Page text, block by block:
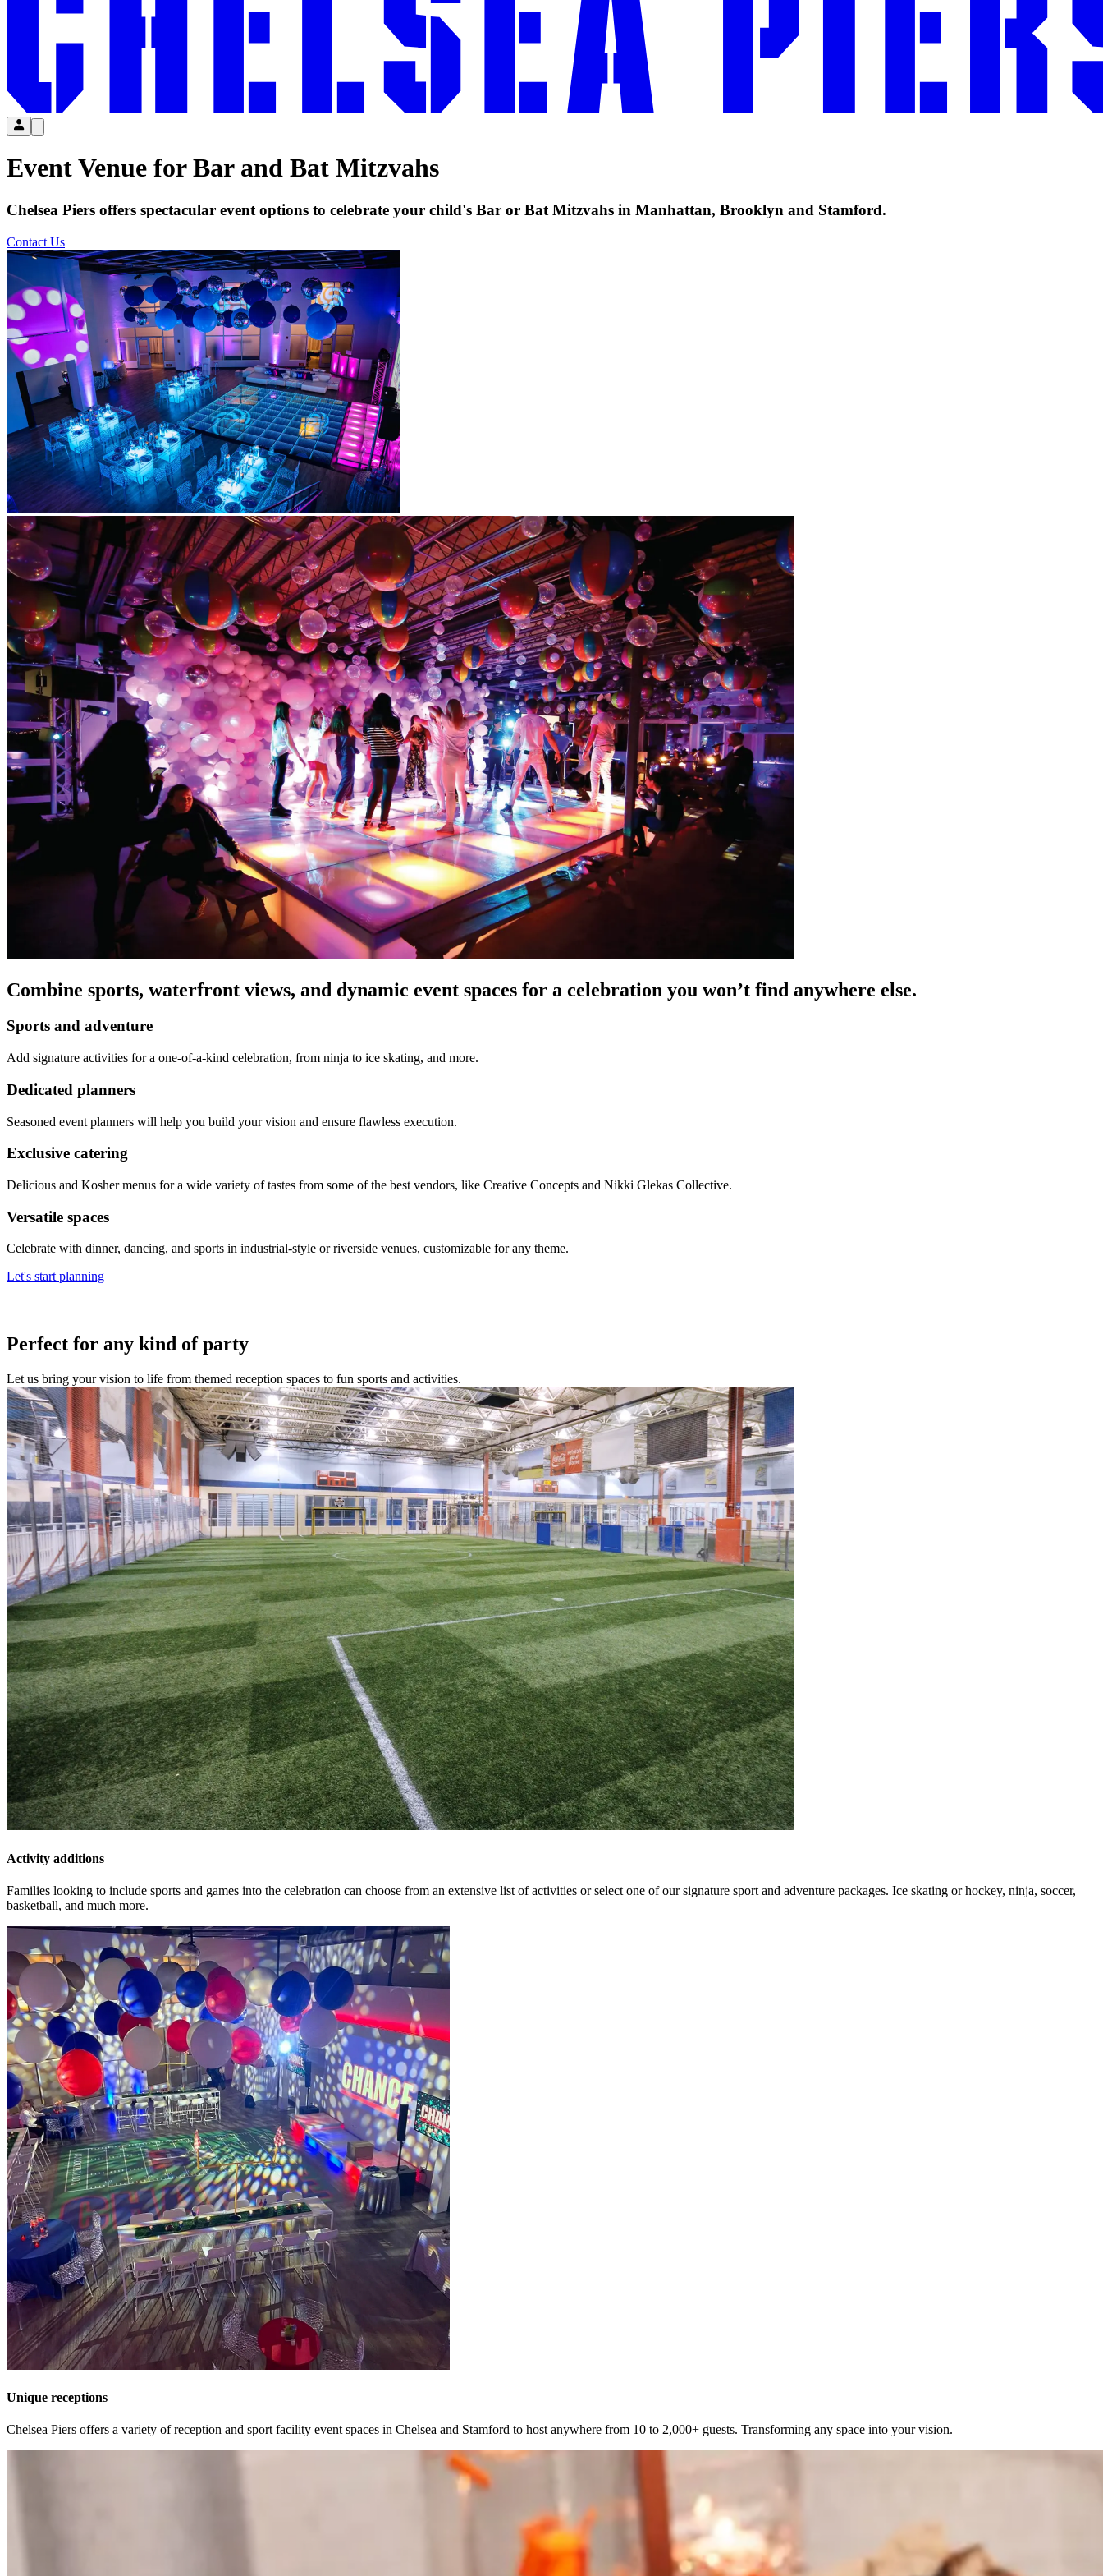
Event Venue for Bar and Bat Mitzvahs​​​​‌ ‍ ​‍​‍‌‍ ‌ ​‍‌‍‍‌‌‍‌ ‌‍‍‌‌‍ ‍​‍​‍​ ‍‍​‍​‍‌ ​ ‌‍​‌‌‍ ‍‌‍‍‌‌ ‌​‌ ‍‌​‍ ‍‌‍‍‌‌‍ ​‍​‍​‍ ​​‍​‍‌‍‍​‌ ​‍‌‍‌‌‌‍‌‍​‍​‍​ ‍‍​‍​‍‌‍‍​‌ ‌​‌ ‌​‌ ​​‌ ​ ​ ‍‍​‍ ​‍ ‌‍​ ‌‍‍​‌‍‌‌‌‍ ​‌ ​ ‌‍‌‌‌‍​‌‌ ​​‌‍‍‌‌‍‌‌‌ ​‍‌ ​ ​‍ ‍‌ ​ ‌‍​‌‌‍ ‍‌‍‍‌‌ ‌​‌ ‍‌​‍ ‍‌ ​ ‌ ‌​‌ ‌‌‌‍‌​‌‍‍‌‌‍ ​‍ ‌‍‍‌‌‍ ‍‌ ‌​‌‍‌‌‌‍ ‍‌ ‌​​‍ ‌‍‌‌‌‍‌​‌‍‍‌‌ ‌​​‍ ‌‍ ‌‌‍ ‌‍‌​‌‍‌‌​ ‌‌ ​​‌ ​‍‌‍‌‌‌ ​ ‌‍‌‌‌‍ ‍‌ ‌​‌‍​‌‌ ‌​‌‍‍‌‌‍ ‌‍ ‍​ ‍ ‌‍‍‌‌‍‌​​ ‌‌‍​‌​ ‌ ‌‍‌‍​ ‌‌​ ‌‍‌‍​‍​ ‍​‌‍‌​​‍ ‌​ ‌‌​ ‌​​ ‌‍​ ​​​‍ ‌​ ‌​​ ‌ ​ ‌‌‌‍‌​​‍ ‌‌‍​‌​ ‌‍‌‍‌‍‌‍‌​​‍ ‌​ ‌​‌‍‌‌​ ‍​​ ‌ ‌‍‌‍‌‍‌​‌‍‌‌​ ‌ ‌‍​‌​ ​​​ ​ ​ ‌‌​ ‍ ‌ ‌​‌ ‍‌‌ ​​‌‍‌‌​ ‌‌ ​​‌‍​‌‌‍‌ ‌‍‌‌​ ‍ ‌ ​​‌‍​‌‌ ‌​‌‍‍​​ ‌‌ ​​‌‍​‌‌‍‌ ‌‍‌‌‌​​‍‌ ‌‌‌‍‍‌‌‍ ​‌‍‌​‌‍‌‌‌ ​‍​‍‌‌​ ‌‌‌​​‍‌‌ ‌‍‍ ‌‍‌‌‌ ‍‌​‍‌‌​ ​ ‌​‌​​‍‌‌​ ​ ‌​‌​​‍‌‌​ ​‍​ ​‍​ ​‍​ ‌ ​ ‌‍‌‍​‍​ ‍​‌‍‌‌​ ​‌​ ‌‌‌‍‌‍​ ​ ​ ‌ ​ ​​​‍‌‌​ ​‍​ ​‍​‍‌‌​ ‌‌‌​‌​​‍ ‍‌ ‌​‌‍‍‌‌ ‌​‌‍ ​‌‍‌‌​ ‌‍​‍‌‍​‌‌ ​ ‌‍‌‌‌‌‌‌‌ ​‍‌‍ ​​ ‌‌‍‍​‌ ‌​‌ ‌​‌ ​​‌ ​ ​‍‌‌​ ​ ‌​​‌​‍‌‌​ ​‍‌​‌‍​‍‌‌​ ​‍‌​‌‍‌‍​ ‌‍‍​‌‍‌‌‌‍ ​‌ ​ ‌‍‌‌‌‍​‌‌ ​​‌‍‍‌‌‍‌‌‌ ​‍‌ ​ ​‍ ‍‌ ​ ‌‍​‌‌‍ ‍‌‍‍‌‌ ‌​‌ ‍‌​‍ ‍‌ ​ ‌ ‌​‌ ‌‌‌‍‌​‌‍‍‌‌‍ ​‍‌‍‌‍‍‌‌‍‌​​ ‌‌‍​‌​ ‌ ‌‍‌‍​ ‌‌​ ‌‍‌‍​‍​ ‍​‌‍‌​​‍ ‌​ ‌‌​ ‌​​ ‌‍​ ​​​‍ ‌​ ‌​​ ‌ ​ ‌‌‌‍‌​​‍ ‌‌‍​‌​ ‌‍‌‍‌‍‌‍‌​​‍ ‌​ ‌​‌‍‌‌​ ‍​​ ‌ ‌‍‌‍‌‍‌​‌‍‌‌​ ‌ ‌‍​‌​ ​​​ ​ ​ ‌‌​‍‌‍‌ ‌​‌ ‍‌‌ ​​‌‍‌‌​ ‌‌ ​​‌‍​‌‌‍‌ ‌‍‌‌​‍‌‍‌ ​​‌‍​‌‌ ‌​‌‍‍​​ ‌‌ ​​‌‍​‌‌‍‌ ‌‍‌‌‌​​‍‌ ‌‌‌‍‍‌‌‍ ​‌‍‌​‌‍‌‌‌ ​‍​‍‌‌​ ‌‌‌​​‍‌‌ ‌‍‍ ‌‍‌‌‌ ‍‌​‍‌‌​ ​ ‌​‌​​‍‌‌​ ​ ‌​‌​​‍‌‌​ ​‍​ ​‍​ ​‍​ ‌ ​ ‌‍‌‍​‍​ ‍​‌‍‌‌​ ​‌​ ‌‌‌‍‌‍​ ​ ​ ‌ ​ ​​​‍‌‌​ ​‍​ ​‍​‍‌‌​ ‌‌‌​‌​​‍ ‍‌ ‌​‌‍‍‌‌ ‌​‌‍ ​‌‍‌‌​‍‌‍‌ ​​‌‍‌‌‌ ​‍‌ ​ ‌ ​​‌‍‌‌‌‍​ ‌ ‌​‌‍‍‌‌ ‌‍‌‍‌‌​ ‌‌ ​​‌ ‌‌‌‍​‍‌‍ ​‌‍‍‌‌ ​ ‌‍‍​‌‍‌‌‌‍‌​​‍​‍‌ ‌
Chelsea Piers offers spectacular event options to celebrate your child's Bar or Bat Mitzvahs in Manhattan, Brooklyn and Stamford.​​​​‌ ‍ ​‍​‍‌‍ ‌ ​‍‌‍‍‌‌‍‌ ‌‍‍‌‌‍ ‍​‍​‍​ ‍‍​‍​‍‌ ​ ‌‍​‌‌‍ ‍‌‍‍‌‌ ‌​‌ ‍‌​‍ ‍‌‍‍‌‌‍ ​‍​‍​‍ ​​‍​‍‌‍‍​‌ ​‍‌‍‌‌‌‍‌‍​‍​‍​ ‍‍​‍​‍‌‍‍​‌ ‌​‌ ‌​‌ ​​‌ ​ ​ ‍‍​‍ ​‍ ‌‍​ ‌‍‍​‌‍‌‌‌‍ ​‌ ​ ‌‍‌‌‌‍​‌‌ ​​‌‍‍‌‌‍‌‌‌ ​‍‌ ​ ​‍ ‍‌ ​ ‌‍​‌‌‍ ‍‌‍‍‌‌ ‌​‌ ‍‌​‍ ‍‌ ​ ‌ ‌​‌ ‌‌‌‍‌​‌‍‍‌‌‍ ​‍ ‌‍‍‌‌‍ ‍‌ ‌​‌‍‌‌‌‍ ‍‌ ‌​​‍ ‌‍‌‌‌‍‌​‌‍‍‌‌ ‌​​‍ ‌‍ ‌‌‍ ‌‍‌​‌‍‌‌​ ‌‌ ​​‌ ​‍‌‍‌‌‌ ​ ‌‍‌‌‌‍ ‍‌ ‌​‌‍​‌‌ ‌​‌‍‍‌‌‍ ‌‍ ‍​ ‍ ‌‍‍‌‌‍‌​​ ‌‌‍​‌​ ‌ ‌‍‌‍​ ‌‌​ ‌‍‌‍​‍​ ‍​‌‍‌​​‍ ‌​ ‌‌​ ‌​​ ‌‍​ ​​​‍ ‌​ ‌​​ ‌ ​ ‌‌‌‍‌​​‍ ‌‌‍​‌​ ‌‍‌‍‌‍‌‍‌​​‍ ‌​ ‌​‌‍‌‌​ ‍​​ ‌ ‌‍‌‍‌‍‌​‌‍‌‌​ ‌ ‌‍​‌​ ​​​ ​ ​ ‌‌​ ‍ ‌ ‌​‌ ‍‌‌ ​​‌‍‌‌​ ‌‌ ​​‌‍​‌‌‍‌ ‌‍‌‌​ ‍ ‌ ​​‌‍​‌‌ ‌​‌‍‍​​ ‌‌ ​​‌‍​‌‌‍‌ ‌‍‌‌‌​​‍‌ ‌‌‌‍‍‌‌‍ ​‌‍‌​‌‍‌‌‌ ​‍​‍‌‌​ ‌‌‌​​‍‌‌ ‌‍‍ ‌‍‌‌‌ ‍‌​‍‌‌​ ​ ‌​‌​​‍‌‌​ ​ ‌​‌​​‍‌‌​ ​‍​ ​‍​ ​‍​ ‌ ​ ‌‍‌‍​‍​ ‍​‌‍‌‌​ ​‌​ ‌‌‌‍‌‍​ ​ ​ ‌ ​ ​​​‍‌‌​ ​‍​ ​‍​‍‌‌​ ‌‌‌​‌​​‍ ‍‌ ​ ‌ ‌‌‌‍​‍‌‌‌​‌‍‍‌‌ ‌​‌‍ ​‌‍‌‌​ ‌‍​‍‌‍​‌‌ ​ ‌‍‌‌‌‌‌‌‌ ​‍‌‍ ​​ ‌‌‍‍​‌ ‌​‌ ‌​‌ ​​‌ ​ ​‍‌‌​ ​ ‌​​‌​‍‌‌​ ​‍‌​‌‍​‍‌‌​ ​‍‌​‌‍‌‍​ ‌‍‍​‌‍‌‌‌‍ ​‌ ​ ‌‍‌‌‌‍​‌‌ ​​‌‍‍‌‌‍‌‌‌ ​‍‌ ​ ​‍ ‍‌ ​ ‌‍​‌‌‍ ‍‌‍‍‌‌ ‌​‌ ‍‌​‍ ‍‌ ​ ‌ ‌​‌ ‌‌‌‍‌​‌‍‍‌‌‍ ​‍‌‍‌‍‍‌‌‍‌​​ ‌‌‍​‌​ ‌ ‌‍‌‍​ ‌‌​ ‌‍‌‍​‍​ ‍​‌‍‌​​‍ ‌​ ‌‌​ ‌​​ ‌‍​ ​​​‍ ‌​ ‌​​ ‌ ​ ‌‌‌‍‌​​‍ ‌‌‍​‌​ ‌‍‌‍‌‍‌‍‌​​‍ ‌​ ‌​‌‍‌‌​ ‍​​ ‌ ‌‍‌‍‌‍‌​‌‍‌‌​ ‌ ‌‍​‌​ ​​​ ​ ​ ‌‌​‍‌‍‌ ‌​‌ ‍‌‌ ​​‌‍‌‌​ ‌‌ ​​‌‍​‌‌‍‌ ‌‍‌‌​‍‌‍‌ ​​‌‍​‌‌ ‌​‌‍‍​​ ‌‌ ​​‌‍​‌‌‍‌ ‌‍‌‌‌​​‍‌ ‌‌‌‍‍‌‌‍ ​‌‍‌​‌‍‌‌‌ ​‍​‍‌‌​ ‌‌‌​​‍‌‌ ‌‍‍ ‌‍‌‌‌ ‍‌​‍‌‌​ ​ ‌​‌​​‍‌‌​ ​ ‌​‌​​‍‌‌​ ​‍​ ​‍​ ​‍​ ‌ ​ ‌‍‌‍​‍​ ‍​‌‍‌‌​ ​‌​ ‌‌‌‍‌‍​ ​ ​ ‌ ​ ​​​‍‌‌​ ​‍​ ​‍​‍‌‌​ ‌‌‌​‌​​‍ ‍‌ ​ ‌ ‌‌‌‍​‍‌‌‌​‌‍‍‌‌ ‌​‌‍ ​‌‍‌‌​‍‌‍‌ ​​‌‍‌‌‌ ​‍‌ ​ ‌ ​​‌‍‌‌‌‍​ ‌ ‌​‌‍‍‌‌ ‌‍‌‍‌‌​ ‌‌ ​​‌ ‌‌‌‍​‍‌‍ ​‌‍‍‌‌ ​ ‌‍‍​‌‍‌‌‌‍‌​​‍​‍‌ ‌
Contact Us​​​​‌ ‍ ​‍​‍‌‍ ‌ ​‍‌‍‍‌‌‍‌ ‌‍‍‌‌‍ ‍​‍​‍​ ‍‍​‍​‍‌ ​ ‌‍​‌‌‍ ‍‌‍‍‌‌ ‌​‌ ‍‌​‍ ‍‌‍‍‌‌‍ ​‍​‍​‍ ​​‍​‍‌‍‍​‌ ​‍‌‍‌‌‌‍‌‍​‍​‍​ ‍‍​‍​‍‌‍‍​‌ ‌​‌ ‌​‌ ​​‌ ​ ​ ‍‍​‍ ​‍ ‌‍​ ‌‍‍​‌‍‌‌‌‍ ​‌ ​ ‌‍‌‌‌‍​‌‌ ​​‌‍‍‌‌‍‌‌‌ ​‍‌ ​ ​‍ ‍‌ ​ ‌‍​‌‌‍ ‍‌‍‍‌‌ ‌​‌ ‍‌​‍ ‍‌ ​ ‌ ‌​‌ ‌‌‌‍‌​‌‍‍‌‌‍ ​‍ ‌‍‍‌‌‍ ‍‌ ‌​‌‍‌‌‌‍ ‍‌ ‌​​‍ ‌‍‌‌‌‍‌​‌‍‍‌‌ ‌​​‍ ‌‍ ‌‌‍ ‌‍‌​‌‍‌‌​ ‌‌ ​​‌ ​‍‌‍‌‌‌ ​ ‌‍‌‌‌‍ ‍‌ ‌​‌‍​‌‌ ‌​‌‍‍‌‌‍ ‌‍ ‍​ ‍ ‌‍‍‌‌‍‌​​ ‌‌‍​‌​ ‌ ‌‍‌‍​ ‌‌​ ‌‍‌‍​‍​ ‍​‌‍‌​​‍ ‌​ ‌‌​ ‌​​ ‌‍​ ​​​‍ ‌​ ‌​​ ‌ ​ ‌‌‌‍‌​​‍ ‌‌‍​‌​ ‌‍‌‍‌‍‌‍‌​​‍ ‌​ ‌​‌‍‌‌​ ‍​​ ‌ ‌‍‌‍‌‍‌​‌‍‌‌​ ‌ ‌‍​‌​ ​​​ ​ ​ ‌‌​ ‍ ‌ ‌​‌ ‍‌‌ ​​‌‍‌‌​ ‌‌ ​​‌‍​‌‌‍‌ ‌‍‌‌​ ‍ ‌ ​​‌‍​‌‌ ‌​‌‍‍​​ ‌‌ ​​‌‍​‌‌‍‌ ‌‍‌‌‌​​‍‌ ‌‌‌‍‍‌‌‍ ​‌‍‌​‌‍‌‌‌ ​‍​‍‌‌​ ‌‌‌​​‍‌‌ ‌‍‍ ‌‍‌‌‌ ‍‌​‍‌‌​ ​ ‌​‌​​‍‌‌​ ​ ‌​‌​​‍‌‌​ ​‍​ ​‍​ ​‍​ ‌ ​ ‌‍‌‍​‍​ ‍​‌‍‌‌​ ​‌​ ‌‌‌‍‌‍​ ​ ​ ‌ ​ ​​​‍‌‌​ ​‍​ ​‍​‍‌‌​ ‌‌‌​‌​​‍ ‍‌‍​‍‌ ‌‌‌ ‌​‌ ‌​‌‍ ‌‍ ‍‌ ​ ​‍‌‌​ ‌‌‌​​‍‌‌ ‌‍‍ ‌‍‌‌‌ ‍‌​‍‌‌​ ​ ‌​‌​​‍‌‌​ ​ ‌​‌​​‍‌‌​ ​‍​ ​‍​ ​ ​ ‌ ​ ‍‌‌‍​‌​ ​ ​ ‍‌‌‍​‌‌‍‌‍​ ‍‌‌‍​ ‌‍‌‍‌‍​ ​‍‌‌​ ​‍​ ​‍​‍‌‌​ ‌‌‌​‌​​‍ ‍‌ ‌​‌‍‌‌‌ ‍​‌ ‌​​ ‌‍​‍‌‍​‌‌ ​ ‌‍‌‌‌‌‌‌‌ ​‍‌‍ ​​ ‌‌‍‍​‌ ‌​‌ ‌​‌ ​​‌ ​ ​‍‌‌​ ​ ‌​​‌​‍‌‌​ ​‍‌​‌‍​‍‌‌​ ​‍‌​‌‍‌‍​ ‌‍‍​‌‍‌‌‌‍ ​‌ ​ ‌‍‌‌‌‍​‌‌ ​​‌‍‍‌‌‍‌‌‌ ​‍‌ ​ ​‍ ‍‌ ​ ‌‍​‌‌‍ ‍‌‍‍‌‌ ‌​‌ ‍‌​‍ ‍‌ ​ ‌ ‌​‌ ‌‌‌‍‌​‌‍‍‌‌‍ ​‍‌‍‌‍‍‌‌‍‌​​ ‌‌‍​‌​ ‌ ‌‍‌‍​ ‌‌​ ‌‍‌‍​‍​ ‍​‌‍‌​​‍ ‌​ ‌‌​ ‌​​ ‌‍​ ​​​‍ ‌​ ‌​​ ‌ ​ ‌‌‌‍‌​​‍ ‌‌‍​‌​ ‌‍‌‍‌‍‌‍‌​​‍ ‌​ ‌​‌‍‌‌​ ‍​​ ‌ ‌‍‌‍‌‍‌​‌‍‌‌​ ‌ ‌‍​‌​ ​​​ ​ ​ ‌‌​‍‌‍‌ ‌​‌ ‍‌‌ ​​‌‍‌‌​ ‌‌ ​​‌‍​‌‌‍‌ ‌‍‌‌​‍‌‍‌ ​​‌‍​‌‌ ‌​‌‍‍​​ ‌‌ ​​‌‍​‌‌‍‌ ‌‍‌‌‌​​‍‌ ‌‌‌‍‍‌‌‍ ​‌‍‌​‌‍‌‌‌ ​‍​‍‌‌​ ‌‌‌​​‍‌‌ ‌‍‍ ‌‍‌‌‌ ‍‌​‍‌‌​ ​ ‌​‌​​‍‌‌​ ​ ‌​‌​​‍‌‌​ ​‍​ ​‍​ ​‍​ ‌ ​ ‌‍‌‍​‍​ ‍​‌‍‌‌​ ​‌​ ‌‌‌‍‌‍​ ​ ​ ‌ ​ ​​​‍‌‌​ ​‍​ ​‍​‍‌‌​ ‌‌‌​‌​​‍ ‍‌‍​‍‌ ‌‌‌ ‌​‌ ‌​‌‍ ‌‍ ‍‌ ​ ​‍‌‌​ ‌‌‌​​‍‌‌ ‌‍‍ ‌‍‌‌‌ ‍‌​‍‌‌​ ​ ‌​‌​​‍‌‌​ ​ ‌​‌​​‍‌‌​ ​‍​ ​‍​ ​ ​ ‌ ​ ‍‌‌‍​‌​ ​ ​ ‍‌‌‍​‌‌‍‌‍​ ‍‌‌‍​ ‌‍‌‍‌‍​ ​‍‌‌​ ​‍​ ​‍​‍‌‌​ ‌‌‌​‌​​‍ ‍‌ ‌​‌‍‌‌‌ ‍​‌ ‌​​‍‌‍‌ ​​‌‍‌‌‌ ​‍‌ ​ ‌ ​​‌‍‌‌‌‍​ ‌ ‌​‌‍‍‌‌ ‌‍‌‍‌‌​ ‌‌ ​​‌ ‌‌‌‍​‍‌‍ ​‌‍‍‌‌ ​ ‌‍‍​‌‍‌‌‌‍‌​​‍​‍‌ ‌
Combine sports, waterfront views, and dynamic event spaces for a celebration you won’t find anywhere else.​​​​‌ ‍ ​‍​‍‌‍ ‌ ​‍‌‍‍‌‌‍‌ ‌‍‍‌‌‍ ‍​‍​‍​ ‍‍​‍​‍‌ ​ ‌‍​‌‌‍ ‍‌‍‍‌‌ ‌​‌ ‍‌​‍ ‍‌‍‍‌‌‍ ​‍​‍​‍ ​​‍​‍‌‍‍​‌ ​‍‌‍‌‌‌‍‌‍​‍​‍​ ‍‍​‍​‍‌‍‍​‌ ‌​‌ ‌​‌ ​​‌ ​ ​ ‍‍​‍ ​‍ ‌‍​ ‌‍‍​‌‍‌‌‌‍ ​‌ ​ ‌‍‌‌‌‍​‌‌ ​​‌‍‍‌‌‍‌‌‌ ​‍‌ ​ ​‍ ‍‌ ​ ‌‍​‌‌‍ ‍‌‍‍‌‌ ‌​‌ ‍‌​‍ ‍‌ ​ ‌ ‌​‌ ‌‌‌‍‌​‌‍‍‌‌‍ ​‍ ‌‍‍‌‌‍ ‍‌ ‌​‌‍‌‌‌‍ ‍‌ ‌​​‍ ‌‍‌‌‌‍‌​‌‍‍‌‌ ‌​​‍ ‌‍ ‌‌‍ ‌‍‌​‌‍‌‌​ ‌‌ ​​‌ ​‍‌‍‌‌‌ ​ ‌‍‌‌‌‍ ‍‌ ‌​‌‍​‌‌ ‌​‌‍‍‌‌‍ ‌‍ ‍​ ‍ ‌‍‍‌‌‍‌​​ ‌‌‍​‌​ ‌ ‌‍‌‍​ ‌‌​ ‌‍‌‍​‍​ ‍​‌‍‌​​‍ ‌​ ‌‌​ ‌​​ ‌‍​ ​​​‍ ‌​ ‌​​ ‌ ​ ‌‌‌‍‌​​‍ ‌‌‍​‌​ ‌‍‌‍‌‍‌‍‌​​‍ ‌​ ‌​‌‍‌‌​ ‍​​ ‌ ‌‍‌‍‌‍‌​‌‍‌‌​ ‌ ‌‍​‌​ ​​​ ​ ​ ‌‌​ ‍ ‌ ‌​‌ ‍‌‌ ​​‌‍‌‌​ ‌‌ ​​‌‍​‌‌‍‌ ‌‍‌‌​ ‍ ‌ ​​‌‍​‌‌ ‌​‌‍‍​​ ‌‌ ​​‌‍​‌‌‍‌ ‌‍‌‌‌​​‍‌ ‌‌‌‍‍‌‌‍ ​‌‍‌​‌‍‌‌‌ ​‍​‍‌‌​ ‌‌‌​​‍‌‌ ‌‍‍ ‌‍‌‌‌ ‍‌​‍‌‌​ ​ ‌​‌​​‍‌‌​ ​ ‌​‌​​‍‌‌​ ​‍​ ​‍‌‍​‍​ ​‍​ ‍‌​ ‍‌​ ‍​‌‍​‌​ ​​‌‍​ ​ ‌​‌‍​‍​ ‌‌‌‍​ ​‍‌‌​ ​‍​ ​‍​‍‌‌​ ‌‌‌​‌​​‍ ‍‌‍‌‍‌‍‌‌‌‍​‌‌ ‌​‌ ‌‌‌ ​‍‌‍‌‌‌​ ​‌‍‍‌‌ ​ ‌ ‌​‌‌‌​‌‍‍‌‌ ‌​‌‍ ​‌‍‌‌​ ‌‍​‍‌‍​‌‌ ​ ‌‍‌‌‌‌‌‌‌ ​‍‌‍ ​​ ‌‌‍‍​‌ ‌​‌ ‌​‌ ​​‌ ​ ​‍‌‌​ ​ ‌​​‌​‍‌‌​ ​‍‌​‌‍​‍‌‌​ ​‍‌​‌‍‌‍​ ‌‍‍​‌‍‌‌‌‍ ​‌ ​ ‌‍‌‌‌‍​‌‌ ​​‌‍‍‌‌‍‌‌‌ ​‍‌ ​ ​‍ ‍‌ ​ ‌‍​‌‌‍ ‍‌‍‍‌‌ ‌​‌ ‍‌​‍ ‍‌ ​ ‌ ‌​‌ ‌‌‌‍‌​‌‍‍‌‌‍ ​‍‌‍‌‍‍‌‌‍‌​​ ‌‌‍​‌​ ‌ ‌‍‌‍​ ‌‌​ ‌‍‌‍​‍​ ‍​‌‍‌​​‍ ‌​ ‌‌​ ‌​​ ‌‍​ ​​​‍ ‌​ ‌​​ ‌ ​ ‌‌‌‍‌​​‍ ‌‌‍​‌​ ‌‍‌‍‌‍‌‍‌​​‍ ‌​ ‌​‌‍‌‌​ ‍​​ ‌ ‌‍‌‍‌‍‌​‌‍‌‌​ ‌ ‌‍​‌​ ​​​ ​ ​ ‌‌​‍‌‍‌ ‌​‌ ‍‌‌ ​​‌‍‌‌​ ‌‌ ​​‌‍​‌‌‍‌ ‌‍‌‌​‍‌‍‌ ​​‌‍​‌‌ ‌​‌‍‍​​ ‌‌ ​​‌‍​‌‌‍‌ ‌‍‌‌‌​​‍‌ ‌‌‌‍‍‌‌‍ ​‌‍‌​‌‍‌‌‌ ​‍​‍‌‌​ ‌‌‌​​‍‌‌ ‌‍‍ ‌‍‌‌‌ ‍‌​‍‌‌​ ​ ‌​‌​​‍‌‌​ ​ ‌​‌​​‍‌‌​ ​‍​ ​‍‌‍​‍​ ​‍​ ‍‌​ ‍‌​ ‍​‌‍​‌​ ​​‌‍​ ​ ‌​‌‍​‍​ ‌‌‌‍​ ​‍‌‌​ ​‍​ ​‍​‍‌‌​ ‌‌‌​‌​​‍ ‍‌‍‌‍‌‍‌‌‌‍​‌‌ ‌​‌ ‌‌‌ ​‍‌‍‌‌‌​ ​‌‍‍‌‌ ​ ‌ ‌​‌‌‌​‌‍‍‌‌ ‌​‌‍ ​‌‍‌‌​‍‌‍‌ ​​‌‍‌‌‌ ​‍‌ ​ ‌ ​​‌‍‌‌‌‍​ ‌ ‌​‌‍‍‌‌ ‌‍‌‍‌‌​ ‌‌ ​​‌ ‌‌‌‍​‍‌‍ ​‌‍‍‌‌ ​ ‌‍‍​‌‍‌‌‌‍‌​​‍​‍‌ ‌
Sports and adventure ​​​​‌ ‍ ​‍​‍‌‍ ‌ ​‍‌‍‍‌‌‍‌ ‌‍‍‌‌‍ ‍​‍​‍​ ‍‍​‍​‍‌ ​ ‌‍​‌‌‍ ‍‌‍‍‌‌ ‌​‌ ‍‌​‍ ‍‌‍‍‌‌‍ ​‍​‍​‍ ​​‍​‍‌‍‍​‌ ​‍‌‍‌‌‌‍‌‍​‍​‍​ ‍‍​‍​‍‌‍‍​‌ ‌​‌ ‌​‌ ​​‌ ​ ​ ‍‍​‍ ​‍ ‌‍​ ‌‍‍​‌‍‌‌‌‍ ​‌ ​ ‌‍‌‌‌‍​‌‌ ​​‌‍‍‌‌‍‌‌‌ ​‍‌ ​ ​‍ ‍‌ ​ ‌‍​‌‌‍ ‍‌‍‍‌‌ ‌​‌ ‍‌​‍ ‍‌ ​ ‌ ‌​‌ ‌‌‌‍‌​‌‍‍‌‌‍ ​‍ ‌‍‍‌‌‍ ‍‌ ‌​‌‍‌‌‌‍ ‍‌ ‌​​‍ ‌‍‌‌‌‍‌​‌‍‍‌‌ ‌​​‍ ‌‍ ‌‌‍ ‌‍‌​‌‍‌‌​ ‌‌ ​​‌ ​‍‌‍‌‌‌ ​ ‌‍‌‌‌‍ ‍‌ ‌​‌‍​‌‌ ‌​‌‍‍‌‌‍ ‌‍ ‍​ ‍ ‌‍‍‌‌‍‌​​ ‌‌‍​‌​ ‌ ‌‍‌‍​ ‌‌​ ‌‍‌‍​‍​ ‍​‌‍‌​​‍ ‌​ ‌‌​ ‌​​ ‌‍​ ​​​‍ ‌​ ‌​​ ‌ ​ ‌‌‌‍‌​​‍ ‌‌‍​‌​ ‌‍‌‍‌‍‌‍‌​​‍ ‌​ ‌​‌‍‌‌​ ‍​​ ‌ ‌‍‌‍‌‍‌​‌‍‌‌​ ‌ ‌‍​‌​ ​​​ ​ ​ ‌‌​ ‍ ‌ ‌​‌ ‍‌‌ ​​‌‍‌‌​ ‌‌ ​​‌‍​‌‌‍‌ ‌‍‌‌​ ‍ ‌ ​​‌‍​‌‌ ‌​‌‍‍​​ ‌‌ ​​‌‍​‌‌‍‌ ‌‍‌‌‌​​‍‌ ‌‌‌‍‍‌‌‍ ​‌‍‌​‌‍‌‌‌ ​‍​‍‌‌​ ‌‌‌​​‍‌‌ ‌‍‍ ‌‍‌‌‌ ‍‌​‍‌‌​ ​ ‌​‌​​‍‌‌​ ​ ‌​‌​​‍‌‌​ ​‍​ ​‍‌‍​‍​ ​‍​ ‍‌​ ‍‌​ ‍​‌‍​‌​ ​​‌‍​ ​ ‌​‌‍​‍​ ‌‌‌‍​ ​‍‌‌​ ​‍​ ​‍​‍‌‌​ ‌‌‌​‌​​‍ ‍‌‍‌‍‌‍‌‌‌‍​‌‌ ‌​‌ ‌‌‌ ​‍‌‍‌‌‌ ​ ​‍‌‌​ ‌‌‌​​‍‌‌ ‌‍‍ ‌‍‌‌‌ ‍‌​‍‌‌​ ​ ‌​‌​​‍‌‌​ ​ ‌​‌​​‍‌‌​ ​‍​ ​‍‌‍​‌‌‍‌‌​ ​​​ ‌‌​ ‌‌​ ‌ ​ ‍​​ ​ ‌‍‌​​ ‍‌​ ‌​‌‍​‍​‍‌‌​ ​‍​ ​‍​‍‌‌​ ‌‌‌​‌​​‍ ‍‌ ‌​‌‍‍‌‌ ‌​‌‍ ​‌‍‌‌​ ‌‍​‍‌‍​‌‌ ​ ‌‍‌‌‌‌‌‌‌ ​‍‌‍ ​​ ‌‌‍‍​‌ ‌​‌ ‌​‌ ​​‌ ​ ​‍‌‌​ ​ ‌​​‌​‍‌‌​ ​‍‌​‌‍​‍‌‌​ ​‍‌​‌‍‌‍​ ‌‍‍​‌‍‌‌‌‍ ​‌ ​ ‌‍‌‌‌‍​‌‌ ​​‌‍‍‌‌‍‌‌‌ ​‍‌ ​ ​‍ ‍‌ ​ ‌‍​‌‌‍ ‍‌‍‍‌‌ ‌​‌ ‍‌​‍ ‍‌ ​ ‌ ‌​‌ ‌‌‌‍‌​‌‍‍‌‌‍ ​‍‌‍‌‍‍‌‌‍‌​​ ‌‌‍​‌​ ‌ ‌‍‌‍​ ‌‌​ ‌‍‌‍​‍​ ‍​‌‍‌​​‍ ‌​ ‌‌​ ‌​​ ‌‍​ ​​​‍ ‌​ ‌​​ ‌ ​ ‌‌‌‍‌​​‍ ‌‌‍​‌​ ‌‍‌‍‌‍‌‍‌​​‍ ‌​ ‌​‌‍‌‌​ ‍​​ ‌ ‌‍‌‍‌‍‌​‌‍‌‌​ ‌ ‌‍​‌​ ​​​ ​ ​ ‌‌​‍‌‍‌ ‌​‌ ‍‌‌ ​​‌‍‌‌​ ‌‌ ​​‌‍​‌‌‍‌ ‌‍‌‌​‍‌‍‌ ​​‌‍​‌‌ ‌​‌‍‍​​ ‌‌ ​​‌‍​‌‌‍‌ ‌‍‌‌‌​​‍‌ ‌‌‌‍‍‌‌‍ ​‌‍‌​‌‍‌‌‌ ​‍​‍‌‌​ ‌‌‌​​‍‌‌ ‌‍‍ ‌‍‌‌‌ ‍‌​‍‌‌​ ​ ‌​‌​​‍‌‌​ ​ ‌​‌​​‍‌‌​ ​‍​ ​‍‌‍​‍​ ​‍​ ‍‌​ ‍‌​ ‍​‌‍​‌​ ​​‌‍​ ​ ‌​‌‍​‍​ ‌‌‌‍​ ​‍‌‌​ ​‍​ ​‍​‍‌‌​ ‌‌‌​‌​​‍ ‍‌‍‌‍‌‍‌‌‌‍​‌‌ ‌​‌ ‌‌‌ ​‍‌‍‌‌‌ ​ ​‍‌‌​ ‌‌‌​​‍‌‌ ‌‍‍ ‌‍‌‌‌ ‍‌​‍‌‌​ ​ ‌​‌​​‍‌‌​ ​ ‌​‌​​‍‌‌​ ​‍​ ​‍‌‍​‌‌‍‌‌​ ​​​ ‌‌​ ‌‌​ ‌ ​ ‍​​ ​ ‌‍‌​​ ‍‌​ ‌​‌‍​‍​‍‌‌​ ​‍​ ​‍​‍‌‌​ ‌‌‌​‌​​‍ ‍‌ ‌​‌‍‍‌‌ ‌​‌‍ ​‌‍‌‌​‍‌‍‌ ​​‌‍‌‌‌ ​‍‌ ​ ‌ ​​‌‍‌‌‌‍​ ‌ ‌​‌‍‍‌‌ ‌‍‌‍‌‌​ ‌‌ ​​‌ ‌‌‌‍​‍‌‍ ​‌‍‍‌‌ ​ ‌‍‍​‌‍‌‌‌‍‌​​‍​‍‌ ‌
Add signature activities for a one-of-a-kind celebration, from ninja to ice skating, and more. ​​​​‌ ‍ ​‍​‍‌‍ ‌ ​‍‌‍‍‌‌‍‌ ‌‍‍‌‌‍ ‍​‍​‍​ ‍‍​‍​‍‌ ​ ‌‍​‌‌‍ ‍‌‍‍‌‌ ‌​‌ ‍‌​‍ ‍‌‍‍‌‌‍ ​‍​‍​‍ ​​‍​‍‌‍‍​‌ ​‍‌‍‌‌‌‍‌‍​‍​‍​ ‍‍​‍​‍‌‍‍​‌ ‌​‌ ‌​‌ ​​‌ ​ ​ ‍‍​‍ ​‍ ‌‍​ ‌‍‍​‌‍‌‌‌‍ ​‌ ​ ‌‍‌‌‌‍​‌‌ ​​‌‍‍‌‌‍‌‌‌ ​‍‌ ​ ​‍ ‍‌ ​ ‌‍​‌‌‍ ‍‌‍‍‌‌ ‌​‌ ‍‌​‍ ‍‌ ​ ‌ ‌​‌ ‌‌‌‍‌​‌‍‍‌‌‍ ​‍ ‌‍‍‌‌‍ ‍‌ ‌​‌‍‌‌‌‍ ‍‌ ‌​​‍ ‌‍‌‌‌‍‌​‌‍‍‌‌ ‌​​‍ ‌‍ ‌‌‍ ‌‍‌​‌‍‌‌​ ‌‌ ​​‌ ​‍‌‍‌‌‌ ​ ‌‍‌‌‌‍ ‍‌ ‌​‌‍​‌‌ ‌​‌‍‍‌‌‍ ‌‍ ‍​ ‍ ‌‍‍‌‌‍‌​​ ‌‌‍​‌​ ‌ ‌‍‌‍​ ‌‌​ ‌‍‌‍​‍​ ‍​‌‍‌​​‍ ‌​ ‌‌​ ‌​​ ‌‍​ ​​​‍ ‌​ ‌​​ ‌ ​ ‌‌‌‍‌​​‍ ‌‌‍​‌​ ‌‍‌‍‌‍‌‍‌​​‍ ‌​ ‌​‌‍‌‌​ ‍​​ ‌ ‌‍‌‍‌‍‌​‌‍‌‌​ ‌ ‌‍​‌​ ​​​ ​ ​ ‌‌​ ‍ ‌ ‌​‌ ‍‌‌ ​​‌‍‌‌​ ‌‌ ​​‌‍​‌‌‍‌ ‌‍‌‌​ ‍ ‌ ​​‌‍​‌‌ ‌​‌‍‍​​ ‌‌ ​​‌‍​‌‌‍‌ ‌‍‌‌‌​​‍‌ ‌‌‌‍‍‌‌‍ ​‌‍‌​‌‍‌‌‌ ​‍​‍‌‌​ ‌‌‌​​‍‌‌ ‌‍‍ ‌‍‌‌‌ ‍‌​‍‌‌​ ​ ‌​‌​​‍‌‌​ ​ ‌​‌​​‍‌‌​ ​‍​ ​‍‌‍​‍​ ​‍​ ‍‌​ ‍‌​ ‍​‌‍​‌​ ​​‌‍​ ​ ‌​‌‍​‍​ ‌‌‌‍​ ​‍‌‌​ ​‍​ ​‍​‍‌‌​ ‌‌‌​‌​​‍ ‍‌‍‌‍‌‍‌‌‌‍​‌‌ ‌​‌ ‌‌‌ ​‍‌‍‌‌‌ ​ ​‍‌‌​ ‌‌‌​​‍‌‌ ‌‍‍ ‌‍‌‌‌ ‍‌​‍‌‌​ ​ ‌​‌​​‍‌‌​ ​ ‌​‌​​‍‌‌​ ​‍​ ​‍‌‍​‌‌‍‌‌​ ​​​ ‌‌​ ‌‌​ ‌ ​ ‍​​ ​ ‌‍‌​​ ‍‌​ ‌​‌‍​‍​‍‌‌​ ​‍​ ​‍​‍‌‌​ ‌‌‌​‌​​‍ ‍‌ ​‍‌‍‍‌‌‍​ ‌‍‍​‌​‌​‌‍‌‌‌ ​ ‌‍​ ‌ ​‍‌‍‍‌‌ ​​‌ ‌​‌‍‍‌‌‍ ‌‍ ‍​‍‌‌​ ‌‌‌​​‍‌‌ ‌‍‍ ‌‍‌‌‌ ‍‌​‍‌‌​ ​ ‌​‌​​‍‌‌​ ​ ‌​‌​​‍‌‌​ ​‍​ ​‍‌​‌ ​ ‌‌‌‍​‍​ ‍​‌​​‌‌​ ‌‌‍​‍‌‌‌‌‌​​‍‌ ‍‍‌​‌ ‌‌​​​ ‍​‌​‍‌‌ ​‌‌‌‌ ‌‍‌​‌‍​ ‌‍ ​‌‍‍‍‌‌‌ ‌​‌ ​‍‌‌​ ​‍​ ​‍​‍‌‌​ ‌‌‌​‌​​‍ ‍‌‍​ ‌‍‍​‌‍‍‌‌‍ ​‌‍‌​‌ ​‍‌‍‌‌‌‍ ‍​‍‌‌​ ‌‌‌​​‍‌‌ ‌‍‍ ‌‍‌‌‌ ‍‌​‍‌‌​ ​ ‌​‌​​‍‌‌​ ​ ‌​‌​​‍‌‌​ ​‍​ ​‍‌​‌ ​ ‌‌‌‍​‍​ ‍​‌​​‌‌​ ‌‌‍​‍‌‌‌‌‌​​‍‌ ‍‍‌​‌ ‌‌​​​ ‍​‌​‍‌‌ ​‌‌‌‌ ‌‍‌​‌‍​ ‌‍ ​‌‍‍‍‌‌‍‌‌‍ ‌​‍‌‌​ ​‍​ ​‍​‍‌‌​ ‌‌‌​‌​​‍ ‍‌ ‌​‌‍‌‌‌ ‍​‌ ‌​​ ‌‍​‍‌‍​‌‌ ​ ‌‍‌‌‌‌‌‌‌ ​‍‌‍ ​​ ‌‌‍‍​‌ ‌​‌ ‌​‌ ​​‌ ​ ​‍‌‌​ ​ ‌​​‌​‍‌‌​ ​‍‌​‌‍​‍‌‌​ ​‍‌​‌‍‌‍​ ‌‍‍​‌‍‌‌‌‍ ​‌ ​ ‌‍‌‌‌‍​‌‌ ​​‌‍‍‌‌‍‌‌‌ ​‍‌ ​ ​‍ ‍‌ ​ ‌‍​‌‌‍ ‍‌‍‍‌‌ ‌​‌ ‍‌​‍ ‍‌ ​ ‌ ‌​‌ ‌‌‌‍‌​‌‍‍‌‌‍ ​‍‌‍‌‍‍‌‌‍‌​​ ‌‌‍​‌​ ‌ ‌‍‌‍​ ‌‌​ ‌‍‌‍​‍​ ‍​‌‍‌​​‍ ‌​ ‌‌​ ‌​​ ‌‍​ ​​​‍ ‌​ ‌​​ ‌ ​ ‌‌‌‍‌​​‍ ‌‌‍​‌​ ‌‍‌‍‌‍‌‍‌​​‍ ‌​ ‌​‌‍‌‌​ ‍​​ ‌ ‌‍‌‍‌‍‌​‌‍‌‌​ ‌ ‌‍​‌​ ​​​ ​ ​ ‌‌​‍‌‍‌ ‌​‌ ‍‌‌ ​​‌‍‌‌​ ‌‌ ​​‌‍​‌‌‍‌ ‌‍‌‌​‍‌‍‌ ​​‌‍​‌‌ ‌​‌‍‍​​ ‌‌ ​​‌‍​‌‌‍‌ ‌‍‌‌‌​​‍‌ ‌‌‌‍‍‌‌‍ ​‌‍‌​‌‍‌‌‌ ​‍​‍‌‌​ ‌‌‌​​‍‌‌ ‌‍‍ ‌‍‌‌‌ ‍‌​‍‌‌​ ​ ‌​‌​​‍‌‌​ ​ ‌​‌​​‍‌‌​ ​‍​ ​‍‌‍​‍​ ​‍​ ‍‌​ ‍‌​ ‍​‌‍​‌​ ​​‌‍​ ​ ‌​‌‍​‍​ ‌‌‌‍​ ​‍‌‌​ ​‍​ ​‍​‍‌‌​ ‌‌‌​‌​​‍ ‍‌‍‌‍‌‍‌‌‌‍​‌‌ ‌​‌ ‌‌‌ ​‍‌‍‌‌‌ ​ ​‍‌‌​ ‌‌‌​​‍‌‌ ‌‍‍ ‌‍‌‌‌ ‍‌​‍‌‌​ ​ ‌​‌​​‍‌‌​ ​ ‌​‌​​‍‌‌​ ​‍​ ​‍‌‍​‌‌‍‌‌​ ​​​ ‌‌​ ‌‌​ ‌ ​ ‍​​ ​ ‌‍‌​​ ‍‌​ ‌​‌‍​‍​‍‌‌​ ​‍​ ​‍​‍‌‌​ ‌‌‌​‌​​‍ ‍‌ ​‍‌‍‍‌‌‍​ ‌‍‍​‌​‌​‌‍‌‌‌ ​ ‌‍​ ‌ ​‍‌‍‍‌‌ ​​‌ ‌​‌‍‍‌‌‍ ‌‍ ‍​‍‌‌​ ‌‌‌​​‍‌‌ ‌‍‍ ‌‍‌‌‌ ‍‌​‍‌‌​ ​ ‌​‌​​‍‌‌​ ​ ‌​‌​​‍‌‌​ ​‍​ ​‍‌​‌ ​ ‌‌‌‍​‍​ ‍​‌​​‌‌​ ‌‌‍​‍‌‌‌‌‌​​‍‌ ‍‍‌​‌ ‌‌​​​ ‍​‌​‍‌‌ ​‌‌‌‌ ‌‍‌​‌‍​ ‌‍ ​‌‍‍‍‌‌‌ ‌​‌ ​‍‌‌​ ​‍​ ​‍​‍‌‌​ ‌‌‌​‌​​‍ ‍‌‍​ ‌‍‍​‌‍‍‌‌‍ ​‌‍‌​‌ ​‍‌‍‌‌‌‍ ‍​‍‌‌​ ‌‌‌​​‍‌‌ ‌‍‍ ‌‍‌‌‌ ‍‌​‍‌‌​ ​ ‌​‌​​‍‌‌​ ​ ‌​‌​​‍‌‌​ ​‍​ ​‍‌​‌ ​ ‌‌‌‍​‍​ ‍​‌​​‌‌​ ‌‌‍​‍‌‌‌‌‌​​‍‌ ‍‍‌​‌ ‌‌​​​ ‍​‌​‍‌‌ ​‌‌‌‌ ‌‍‌​‌‍​ ‌‍ ​‌‍‍‍‌‌‍‌‌‍ ‌​‍‌‌​ ​‍​ ​‍​‍‌‌​ ‌‌‌​‌​​‍ ‍‌ ‌​‌‍‌‌‌ ‍​‌ ‌​​‍‌‍‌ ​​‌‍‌‌‌ ​‍‌ ​ ‌ ​​‌‍‌‌‌‍​ ‌ ‌​‌‍‍‌‌ ‌‍‌‍‌‌​ ‌‌ ​​‌ ‌‌‌‍​‍‌‍ ​‌‍‍‌‌ ​ ‌‍‍​‌‍‌‌‌‍‌​​‍​‍‌ ‌
Dedicated planners​​​​‌ ‍ ​‍​‍‌‍ ‌ ​‍‌‍‍‌‌‍‌ ‌‍‍‌‌‍ ‍​‍​‍​ ‍‍​‍​‍‌ ​ ‌‍​‌‌‍ ‍‌‍‍‌‌ ‌​‌ ‍‌​‍ ‍‌‍‍‌‌‍ ​‍​‍​‍ ​​‍​‍‌‍‍​‌ ​‍‌‍‌‌‌‍‌‍​‍​‍​ ‍‍​‍​‍‌‍‍​‌ ‌​‌ ‌​‌ ​​‌ ​ ​ ‍‍​‍ ​‍ ‌‍​ ‌‍‍​‌‍‌‌‌‍ ​‌ ​ ‌‍‌‌‌‍​‌‌ ​​‌‍‍‌‌‍‌‌‌ ​‍‌ ​ ​‍ ‍‌ ​ ‌‍​‌‌‍ ‍‌‍‍‌‌ ‌​‌ ‍‌​‍ ‍‌ ​ ‌ ‌​‌ ‌‌‌‍‌​‌‍‍‌‌‍ ​‍ ‌‍‍‌‌‍ ‍‌ ‌​‌‍‌‌‌‍ ‍‌ ‌​​‍ ‌‍‌‌‌‍‌​‌‍‍‌‌ ‌​​‍ ‌‍ ‌‌‍ ‌‍‌​‌‍‌‌​ ‌‌ ​​‌ ​‍‌‍‌‌‌ ​ ‌‍‌‌‌‍ ‍‌ ‌​‌‍​‌‌ ‌​‌‍‍‌‌‍ ‌‍ ‍​ ‍ ‌‍‍‌‌‍‌​​ ‌‌‍​‌​ ‌ ‌‍‌‍​ ‌‌​ ‌‍‌‍​‍​ ‍​‌‍‌​​‍ ‌​ ‌‌​ ‌​​ ‌‍​ ​​​‍ ‌​ ‌​​ ‌ ​ ‌‌‌‍‌​​‍ ‌‌‍​‌​ ‌‍‌‍‌‍‌‍‌​​‍ ‌​ ‌​‌‍‌‌​ ‍​​ ‌ ‌‍‌‍‌‍‌​‌‍‌‌​ ‌ ‌‍​‌​ ​​​ ​ ​ ‌‌​ ‍ ‌ ‌​‌ ‍‌‌ ​​‌‍‌‌​ ‌‌ ​​‌‍​‌‌‍‌ ‌‍‌‌​ ‍ ‌ ​​‌‍​‌‌ ‌​‌‍‍​​ ‌‌ ​​‌‍​‌‌‍‌ ‌‍‌‌‌​​‍‌ ‌‌‌‍‍‌‌‍ ​‌‍‌​‌‍‌‌‌ ​‍​‍‌‌​ ‌‌‌​​‍‌‌ ‌‍‍ ‌‍‌‌‌ ‍‌​‍‌‌​ ​ ‌​‌​​‍‌‌​ ​ ‌​‌​​‍‌‌​ ​‍​ ​‍‌‍​‍​ ​‍​ ‍‌​ ‍‌​ ‍​‌‍​‌​ ​​‌‍​ ​ ‌​‌‍​‍​ ‌‌‌‍​ ​‍‌‌​ ​‍​ ​‍​‍‌‌​ ‌‌‌​‌​​‍ ‍‌‍‌‍‌‍‌‌‌‍​‌‌ ‌​‌ ‌‌‌ ​‍‌‍‌‌‌ ​ ​‍‌‌​ ‌‌‌​​‍‌‌ ‌‍‍ ‌‍‌‌‌ ‍‌​‍‌‌​ ​ ‌​‌​​‍‌‌​ ​ ‌​‌​​‍‌‌​ ​‍​ ​‍​ ​‌‌‍​‍​ ​​​ ‍‌‌‍​ ​ ‌ ​ ​‍‌‍‌‍​ ​‌‌‍‌​​ ‍‌​ ‍‌​‍‌‌​ ​‍​ ​‍​‍‌‌​ ‌‌‌​‌​​‍ ‍‌ ‌​‌‍‍‌‌ ‌​‌‍ ​‌‍‌‌​ ‌‍​‍‌‍​‌‌ ​ ‌‍‌‌‌‌‌‌‌ ​‍‌‍ ​​ ‌‌‍‍​‌ ‌​‌ ‌​‌ ​​‌ ​ ​‍‌‌​ ​ ‌​​‌​‍‌‌​ ​‍‌​‌‍​‍‌‌​ ​‍‌​‌‍‌‍​ ‌‍‍​‌‍‌‌‌‍ ​‌ ​ ‌‍‌‌‌‍​‌‌ ​​‌‍‍‌‌‍‌‌‌ ​‍‌ ​ ​‍ ‍‌ ​ ‌‍​‌‌‍ ‍‌‍‍‌‌ ‌​‌ ‍‌​‍ ‍‌ ​ ‌ ‌​‌ ‌‌‌‍‌​‌‍‍‌‌‍ ​‍‌‍‌‍‍‌‌‍‌​​ ‌‌‍​‌​ ‌ ‌‍‌‍​ ‌‌​ ‌‍‌‍​‍​ ‍​‌‍‌​​‍ ‌​ ‌‌​ ‌​​ ‌‍​ ​​​‍ ‌​ ‌​​ ‌ ​ ‌‌‌‍‌​​‍ ‌‌‍​‌​ ‌‍‌‍‌‍‌‍‌​​‍ ‌​ ‌​‌‍‌‌​ ‍​​ ‌ ‌‍‌‍‌‍‌​‌‍‌‌​ ‌ ‌‍​‌​ ​​​ ​ ​ ‌‌​‍‌‍‌ ‌​‌ ‍‌‌ ​​‌‍‌‌​ ‌‌ ​​‌‍​‌‌‍‌ ‌‍‌‌​‍‌‍‌ ​​‌‍​‌‌ ‌​‌‍‍​​ ‌‌ ​​‌‍​‌‌‍‌ ‌‍‌‌‌​​‍‌ ‌‌‌‍‍‌‌‍ ​‌‍‌​‌‍‌‌‌ ​‍​‍‌‌​ ‌‌‌​​‍‌‌ ‌‍‍ ‌‍‌‌‌ ‍‌​‍‌‌​ ​ ‌​‌​​‍‌‌​ ​ ‌​‌​​‍‌‌​ ​‍​ ​‍‌‍​‍​ ​‍​ ‍‌​ ‍‌​ ‍​‌‍​‌​ ​​‌‍​ ​ ‌​‌‍​‍​ ‌‌‌‍​ ​‍‌‌​ ​‍​ ​‍​‍‌‌​ ‌‌‌​‌​​‍ ‍‌‍‌‍‌‍‌‌‌‍​‌‌ ‌​‌ ‌‌‌ ​‍‌‍‌‌‌ ​ ​‍‌‌​ ‌‌‌​​‍‌‌ ‌‍‍ ‌‍‌‌‌ ‍‌​‍‌‌​ ​ ‌​‌​​‍‌‌​ ​ ‌​‌​​‍‌‌​ ​‍​ ​‍​ ​‌‌‍​‍​ ​​​ ‍‌‌‍​ ​ ‌ ​ ​‍‌‍‌‍​ ​‌‌‍‌​​ ‍‌​ ‍‌​‍‌‌​ ​‍​ ​‍​‍‌‌​ ‌‌‌​‌​​‍ ‍‌ ‌​‌‍‍‌‌ ‌​‌‍ ​‌‍‌‌​‍‌‍‌ ​​‌‍‌‌‌ ​‍‌ ​ ‌ ​​‌‍‌‌‌‍​ ‌ ‌​‌‍‍‌‌ ‌‍‌‍‌‌​ ‌‌ ​​‌ ‌‌‌‍​‍‌‍ ​‌‍‍‌‌ ​ ‌‍‍​‌‍‌‌‌‍‌​​‍​‍‌ ‌
Seasoned event planners will help you build your vision and ensure flawless execution.​​​​‌ ‍ ​‍​‍‌‍ ‌ ​‍‌‍‍‌‌‍‌ ‌‍‍‌‌‍ ‍​‍​‍​ ‍‍​‍​‍‌ ​ ‌‍​‌‌‍ ‍‌‍‍‌‌ ‌​‌ ‍‌​‍ ‍‌‍‍‌‌‍ ​‍​‍​‍ ​​‍​‍‌‍‍​‌ ​‍‌‍‌‌‌‍‌‍​‍​‍​ ‍‍​‍​‍‌‍‍​‌ ‌​‌ ‌​‌ ​​‌ ​ ​ ‍‍​‍ ​‍ ‌‍​ ‌‍‍​‌‍‌‌‌‍ ​‌ ​ ‌‍‌‌‌‍​‌‌ ​​‌‍‍‌‌‍‌‌‌ ​‍‌ ​ ​‍ ‍‌ ​ ‌‍​‌‌‍ ‍‌‍‍‌‌ ‌​‌ ‍‌​‍ ‍‌ ​ ‌ ‌​‌ ‌‌‌‍‌​‌‍‍‌‌‍ ​‍ ‌‍‍‌‌‍ ‍‌ ‌​‌‍‌‌‌‍ ‍‌ ‌​​‍ ‌‍‌‌‌‍‌​‌‍‍‌‌ ‌​​‍ ‌‍ ‌‌‍ ‌‍‌​‌‍‌‌​ ‌‌ ​​‌ ​‍‌‍‌‌‌ ​ ‌‍‌‌‌‍ ‍‌ ‌​‌‍​‌‌ ‌​‌‍‍‌‌‍ ‌‍ ‍​ ‍ ‌‍‍‌‌‍‌​​ ‌‌‍​‌​ ‌ ‌‍‌‍​ ‌‌​ ‌‍‌‍​‍​ ‍​‌‍‌​​‍ ‌​ ‌‌​ ‌​​ ‌‍​ ​​​‍ ‌​ ‌​​ ‌ ​ ‌‌‌‍‌​​‍ ‌‌‍​‌​ ‌‍‌‍‌‍‌‍‌​​‍ ‌​ ‌​‌‍‌‌​ ‍​​ ‌ ‌‍‌‍‌‍‌​‌‍‌‌​ ‌ ‌‍​‌​ ​​​ ​ ​ ‌‌​ ‍ ‌ ‌​‌ ‍‌‌ ​​‌‍‌‌​ ‌‌ ​​‌‍​‌‌‍‌ ‌‍‌‌​ ‍ ‌ ​​‌‍​‌‌ ‌​‌‍‍​​ ‌‌ ​​‌‍​‌‌‍‌ ‌‍‌‌‌​​‍‌ ‌‌‌‍‍‌‌‍ ​‌‍‌​‌‍‌‌‌ ​‍​‍‌‌​ ‌‌‌​​‍‌‌ ‌‍‍ ‌‍‌‌‌ ‍‌​‍‌‌​ ​ ‌​‌​​‍‌‌​ ​ ‌​‌​​‍‌‌​ ​‍​ ​‍‌‍​‍​ ​‍​ ‍‌​ ‍‌​ ‍​‌‍​‌​ ​​‌‍​ ​ ‌​‌‍​‍​ ‌‌‌‍​ ​‍‌‌​ ​‍​ ​‍​‍‌‌​ ‌‌‌​‌​​‍ ‍‌‍‌‍‌‍‌‌‌‍​‌‌ ‌​‌ ‌‌‌ ​‍‌‍‌‌‌ ​ ​‍‌‌​ ‌‌‌​​‍‌‌ ‌‍‍ ‌‍‌‌‌ ‍‌​‍‌‌​ ​ ‌​‌​​‍‌‌​ ​ ‌​‌​​‍‌‌​ ​‍​ ​‍​ ​‌‌‍​‍​ ​​​ ‍‌‌‍​ ​ ‌ ​ ​‍‌‍‌‍​ ​‌‌‍‌​​ ‍‌​ ‍‌​‍‌‌​ ​‍​ ​‍​‍‌‌​ ‌‌‌​‌​​‍ ‍‌ ​‍‌‍‍‌‌‍​ ‌‍‍​‌​‌​‌‍‌‌‌ ​ ‌‍​ ‌ ​‍‌‍‍‌‌ ​​‌ ‌​‌‍‍‌‌‍ ‌‍ ‍​‍‌‌​ ‌‌‌​​‍‌‌ ‌‍‍ ‌‍‌‌‌ ‍‌​‍‌‌​ ​ ‌​‌​​‍‌‌​ ​ ‌​‌​​‍‌‌​ ​‍​ ​‍‌​‌ ​ ‌‌‌‍​‍​ ‍​‌​​‌‌​ ‌‌‍​‍‌‌‌‌‌​​‍‌ ‍‍‌​‌ ‌‌​​​ ‍​‌​‍‌‌ ​‌‌‌‌ ‌‍‌​‌‍​ ‌‍ ​‌‍‍‍‌‍​‍‌​‍‌​‍‌‌​ ​‍​ ​‍​‍‌‌​ ‌‌‌​‌​​‍ ‍‌‍​ ‌‍‍​‌‍‍‌‌‍ ​‌‍‌​‌ ​‍‌‍‌‌‌‍ ‍​‍‌‌​ ‌‌‌​​‍‌‌ ‌‍‍ ‌‍‌‌‌ ‍‌​‍‌‌​ ​ ‌​‌​​‍‌‌​ ​ ‌​‌​​‍‌‌​ ​‍​ ​‍‌​‌ ​ ‌‌‌‍​‍​ ‍​‌​​‌‌​ ‌‌‍​‍‌‌‌‌‌​​‍‌ ‍‍‌​‌ ‌‌​​​ ‍​‌​‍‌‌ ​‌‌‌‌ ‌‍‌​‌‍​ ‌‍ ​‌‍‍‍‌‍‌​‌‍ ​‍‌‌​ ​‍​ ​‍​‍‌‌​ ‌‌‌​‌​​‍ ‍‌ ‌​‌‍‌‌‌ ‍​‌ ‌​​ ‌‍​‍‌‍​‌‌ ​ ‌‍‌‌‌‌‌‌‌ ​‍‌‍ ​​ ‌‌‍‍​‌ ‌​‌ ‌​‌ ​​‌ ​ ​‍‌‌​ ​ ‌​​‌​‍‌‌​ ​‍‌​‌‍​‍‌‌​ ​‍‌​‌‍‌‍​ ‌‍‍​‌‍‌‌‌‍ ​‌ ​ ‌‍‌‌‌‍​‌‌ ​​‌‍‍‌‌‍‌‌‌ ​‍‌ ​ ​‍ ‍‌ ​ ‌‍​‌‌‍ ‍‌‍‍‌‌ ‌​‌ ‍‌​‍ ‍‌ ​ ‌ ‌​‌ ‌‌‌‍‌​‌‍‍‌‌‍ ​‍‌‍‌‍‍‌‌‍‌​​ ‌‌‍​‌​ ‌ ‌‍‌‍​ ‌‌​ ‌‍‌‍​‍​ ‍​‌‍‌​​‍ ‌​ ‌‌​ ‌​​ ‌‍​ ​​​‍ ‌​ ‌​​ ‌ ​ ‌‌‌‍‌​​‍ ‌‌‍​‌​ ‌‍‌‍‌‍‌‍‌​​‍ ‌​ ‌​‌‍‌‌​ ‍​​ ‌ ‌‍‌‍‌‍‌​‌‍‌‌​ ‌ ‌‍​‌​ ​​​ ​ ​ ‌‌​‍‌‍‌ ‌​‌ ‍‌‌ ​​‌‍‌‌​ ‌‌ ​​‌‍​‌‌‍‌ ‌‍‌‌​‍‌‍‌ ​​‌‍​‌‌ ‌​‌‍‍​​ ‌‌ ​​‌‍​‌‌‍‌ ‌‍‌‌‌​​‍‌ ‌‌‌‍‍‌‌‍ ​‌‍‌​‌‍‌‌‌ ​‍​‍‌‌​ ‌‌‌​​‍‌‌ ‌‍‍ ‌‍‌‌‌ ‍‌​‍‌‌​ ​ ‌​‌​​‍‌‌​ ​ ‌​‌​​‍‌‌​ ​‍​ ​‍‌‍​‍​ ​‍​ ‍‌​ ‍‌​ ‍​‌‍​‌​ ​​‌‍​ ​ ‌​‌‍​‍​ ‌‌‌‍​ ​‍‌‌​ ​‍​ ​‍​‍‌‌​ ‌‌‌​‌​​‍ ‍‌‍‌‍‌‍‌‌‌‍​‌‌ ‌​‌ ‌‌‌ ​‍‌‍‌‌‌ ​ ​‍‌‌​ ‌‌‌​​‍‌‌ ‌‍‍ ‌‍‌‌‌ ‍‌​‍‌‌​ ​ ‌​‌​​‍‌‌​ ​ ‌​‌​​‍‌‌​ ​‍​ ​‍​ ​‌‌‍​‍​ ​​​ ‍‌‌‍​ ​ ‌ ​ ​‍‌‍‌‍​ ​‌‌‍‌​​ ‍‌​ ‍‌​‍‌‌​ ​‍​ ​‍​‍‌‌​ ‌‌‌​‌​​‍ ‍‌ ​‍‌‍‍‌‌‍​ ‌‍‍​‌​‌​‌‍‌‌‌ ​ ‌‍​ ‌ ​‍‌‍‍‌‌ ​​‌ ‌​‌‍‍‌‌‍ ‌‍ ‍​‍‌‌​ ‌‌‌​​‍‌‌ ‌‍‍ ‌‍‌‌‌ ‍‌​‍‌‌​ ​ ‌​‌​​‍‌‌​ ​ ‌​‌​​‍‌‌​ ​‍​ ​‍‌​‌ ​ ‌‌‌‍​‍​ ‍​‌​​‌‌​ ‌‌‍​‍‌‌‌‌‌​​‍‌ ‍‍‌​‌ ‌‌​​​ ‍​‌​‍‌‌ ​‌‌‌‌ ‌‍‌​‌‍​ ‌‍ ​‌‍‍‍‌‍​‍‌​‍‌​‍‌‌​ ​‍​ ​‍​‍‌‌​ ‌‌‌​‌​​‍ ‍‌‍​ ‌‍‍​‌‍‍‌‌‍ ​‌‍‌​‌ ​‍‌‍‌‌‌‍ ‍​‍‌‌​ ‌‌‌​​‍‌‌ ‌‍‍ ‌‍‌‌‌ ‍‌​‍‌‌​ ​ ‌​‌​​‍‌‌​ ​ ‌​‌​​‍‌‌​ ​‍​ ​‍‌​‌ ​ ‌‌‌‍​‍​ ‍​‌​​‌‌​ ‌‌‍​‍‌‌‌‌‌​​‍‌ ‍‍‌​‌ ‌‌​​​ ‍​‌​‍‌‌ ​‌‌‌‌ ‌‍‌​‌‍​ ‌‍ ​‌‍‍‍‌‍‌​‌‍ ​‍‌‌​ ​‍​ ​‍​‍‌‌​ ‌‌‌​‌​​‍ ‍‌ ‌​‌‍‌‌‌ ‍​‌ ‌​​‍‌‍‌ ​​‌‍‌‌‌ ​‍‌ ​ ‌ ​​‌‍‌‌‌‍​ ‌ ‌​‌‍‍‌‌ ‌‍‌‍‌‌​ ‌‌ ​​‌ ‌‌‌‍​‍‌‍ ​‌‍‍‌‌ ​ ‌‍‍​‌‍‌‌‌‍‌​​‍​‍‌ ‌
Exclusive catering​​​​‌ ‍ ​‍​‍‌‍ ‌ ​‍‌‍‍‌‌‍‌ ‌‍‍‌‌‍ ‍​‍​‍​ ‍‍​‍​‍‌ ​ ‌‍​‌‌‍ ‍‌‍‍‌‌ ‌​‌ ‍‌​‍ ‍‌‍‍‌‌‍ ​‍​‍​‍ ​​‍​‍‌‍‍​‌ ​‍‌‍‌‌‌‍‌‍​‍​‍​ ‍‍​‍​‍‌‍‍​‌ ‌​‌ ‌​‌ ​​‌ ​ ​ ‍‍​‍ ​‍ ‌‍​ ‌‍‍​‌‍‌‌‌‍ ​‌ ​ ‌‍‌‌‌‍​‌‌ ​​‌‍‍‌‌‍‌‌‌ ​‍‌ ​ ​‍ ‍‌ ​ ‌‍​‌‌‍ ‍‌‍‍‌‌ ‌​‌ ‍‌​‍ ‍‌ ​ ‌ ‌​‌ ‌‌‌‍‌​‌‍‍‌‌‍ ​‍ ‌‍‍‌‌‍ ‍‌ ‌​‌‍‌‌‌‍ ‍‌ ‌​​‍ ‌‍‌‌‌‍‌​‌‍‍‌‌ ‌​​‍ ‌‍ ‌‌‍ ‌‍‌​‌‍‌‌​ ‌‌ ​​‌ ​‍‌‍‌‌‌ ​ ‌‍‌‌‌‍ ‍‌ ‌​‌‍​‌‌ ‌​‌‍‍‌‌‍ ‌‍ ‍​ ‍ ‌‍‍‌‌‍‌​​ ‌‌‍​‌​ ‌ ‌‍‌‍​ ‌‌​ ‌‍‌‍​‍​ ‍​‌‍‌​​‍ ‌​ ‌‌​ ‌​​ ‌‍​ ​​​‍ ‌​ ‌​​ ‌ ​ ‌‌‌‍‌​​‍ ‌‌‍​‌​ ‌‍‌‍‌‍‌‍‌​​‍ ‌​ ‌​‌‍‌‌​ ‍​​ ‌ ‌‍‌‍‌‍‌​‌‍‌‌​ ‌ ‌‍​‌​ ​​​ ​ ​ ‌‌​ ‍ ‌ ‌​‌ ‍‌‌ ​​‌‍‌‌​ ‌‌ ​​‌‍​‌‌‍‌ ‌‍‌‌​ ‍ ‌ ​​‌‍​‌‌ ‌​‌‍‍​​ ‌‌ ​​‌‍​‌‌‍‌ ‌‍‌‌‌​​‍‌ ‌‌‌‍‍‌‌‍ ​‌‍‌​‌‍‌‌‌ ​‍​‍‌‌​ ‌‌‌​​‍‌‌ ‌‍‍ ‌‍‌‌‌ ‍‌​‍‌‌​ ​ ‌​‌​​‍‌‌​ ​ ‌​‌​​‍‌‌​ ​‍​ ​‍‌‍​‍​ ​‍​ ‍‌​ ‍‌​ ‍​‌‍​‌​ ​​‌‍​ ​ ‌​‌‍​‍​ ‌‌‌‍​ ​‍‌‌​ ​‍​ ​‍​‍‌‌​ ‌‌‌​‌​​‍ ‍‌‍‌‍‌‍‌‌‌‍​‌‌ ‌​‌ ‌‌‌ ​‍‌‍‌‌‌ ​ ​‍‌‌​ ‌‌‌​​‍‌‌ ‌‍‍ ‌‍‌‌‌ ‍‌​‍‌‌​ ​ ‌​‌​​‍‌‌​ ​ ‌​‌​​‍‌‌​ ​‍​ ​‍​ ​​​ ‍‌​ ​​​ ​‌​ ‍‌‌‍‌‌‌‍​‌​ ​‍‌‍‌​​ ‍‌​ ‌ ​ ​‌​‍‌‌​ ​‍​ ​‍​‍‌‌​ ‌‌‌​‌​​‍ ‍‌ ‌​‌‍‍‌‌ ‌​‌‍ ​‌‍‌‌​ ‌‍​‍‌‍​‌‌ ​ ‌‍‌‌‌‌‌‌‌ ​‍‌‍ ​​ ‌‌‍‍​‌ ‌​‌ ‌​‌ ​​‌ ​ ​‍‌‌​ ​ ‌​​‌​‍‌‌​ ​‍‌​‌‍​‍‌‌​ ​‍‌​‌‍‌‍​ ‌‍‍​‌‍‌‌‌‍ ​‌ ​ ‌‍‌‌‌‍​‌‌ ​​‌‍‍‌‌‍‌‌‌ ​‍‌ ​ ​‍ ‍‌ ​ ‌‍​‌‌‍ ‍‌‍‍‌‌ ‌​‌ ‍‌​‍ ‍‌ ​ ‌ ‌​‌ ‌‌‌‍‌​‌‍‍‌‌‍ ​‍‌‍‌‍‍‌‌‍‌​​ ‌‌‍​‌​ ‌ ‌‍‌‍​ ‌‌​ ‌‍‌‍​‍​ ‍​‌‍‌​​‍ ‌​ ‌‌​ ‌​​ ‌‍​ ​​​‍ ‌​ ‌​​ ‌ ​ ‌‌‌‍‌​​‍ ‌‌‍​‌​ ‌‍‌‍‌‍‌‍‌​​‍ ‌​ ‌​‌‍‌‌​ ‍​​ ‌ ‌‍‌‍‌‍‌​‌‍‌‌​ ‌ ‌‍​‌​ ​​​ ​ ​ ‌‌​‍‌‍‌ ‌​‌ ‍‌‌ ​​‌‍‌‌​ ‌‌ ​​‌‍​‌‌‍‌ ‌‍‌‌​‍‌‍‌ ​​‌‍​‌‌ ‌​‌‍‍​​ ‌‌ ​​‌‍​‌‌‍‌ ‌‍‌‌‌​​‍‌ ‌‌‌‍‍‌‌‍ ​‌‍‌​‌‍‌‌‌ ​‍​‍‌‌​ ‌‌‌​​‍‌‌ ‌‍‍ ‌‍‌‌‌ ‍‌​‍‌‌​ ​ ‌​‌​​‍‌‌​ ​ ‌​‌​​‍‌‌​ ​‍​ ​‍‌‍​‍​ ​‍​ ‍‌​ ‍‌​ ‍​‌‍​‌​ ​​‌‍​ ​ ‌​‌‍​‍​ ‌‌‌‍​ ​‍‌‌​ ​‍​ ​‍​‍‌‌​ ‌‌‌​‌​​‍ ‍‌‍‌‍‌‍‌‌‌‍​‌‌ ‌​‌ ‌‌‌ ​‍‌‍‌‌‌ ​ ​‍‌‌​ ‌‌‌​​‍‌‌ ‌‍‍ ‌‍‌‌‌ ‍‌​‍‌‌​ ​ ‌​‌​​‍‌‌​ ​ ‌​‌​​‍‌‌​ ​‍​ ​‍​ ​​​ ‍‌​ ​​​ ​‌​ ‍‌‌‍‌‌‌‍​‌​ ​‍‌‍‌​​ ‍‌​ ‌ ​ ​‌​‍‌‌​ ​‍​ ​‍​‍‌‌​ ‌‌‌​‌​​‍ ‍‌ ‌​‌‍‍‌‌ ‌​‌‍ ​‌‍‌‌​‍‌‍‌ ​​‌‍‌‌‌ ​‍‌ ​ ‌ ​​‌‍‌‌‌‍​ ‌ ‌​‌‍‍‌‌ ‌‍‌‍‌‌​ ‌‌ ​​‌ ‌‌‌‍​‍‌‍ ​‌‍‍‌‌ ​ ‌‍‍​‌‍‌‌‌‍‌​​‍​‍‌ ‌
Delicious and Kosher menus for a wide variety of tastes from some of the best vendors, like Creative Concepts and Nikki Glekas Collective.​​​​‌ ‍ ​‍​‍‌‍ ‌ ​‍‌‍‍‌‌‍‌ ‌‍‍‌‌‍ ‍​‍​‍​ ‍‍​‍​‍‌ ​ ‌‍​‌‌‍ ‍‌‍‍‌‌ ‌​‌ ‍‌​‍ ‍‌‍‍‌‌‍ ​‍​‍​‍ ​​‍​‍‌‍‍​‌ ​‍‌‍‌‌‌‍‌‍​‍​‍​ ‍‍​‍​‍‌‍‍​‌ ‌​‌ ‌​‌ ​​‌ ​ ​ ‍‍​‍ ​‍ ‌‍​ ‌‍‍​‌‍‌‌‌‍ ​‌ ​ ‌‍‌‌‌‍​‌‌ ​​‌‍‍‌‌‍‌‌‌ ​‍‌ ​ ​‍ ‍‌ ​ ‌‍​‌‌‍ ‍‌‍‍‌‌ ‌​‌ ‍‌​‍ ‍‌ ​ ‌ ‌​‌ ‌‌‌‍‌​‌‍‍‌‌‍ ​‍ ‌‍‍‌‌‍ ‍‌ ‌​‌‍‌‌‌‍ ‍‌ ‌​​‍ ‌‍‌‌‌‍‌​‌‍‍‌‌ ‌​​‍ ‌‍ ‌‌‍ ‌‍‌​‌‍‌‌​ ‌‌ ​​‌ ​‍‌‍‌‌‌ ​ ‌‍‌‌‌‍ ‍‌ ‌​‌‍​‌‌ ‌​‌‍‍‌‌‍ ‌‍ ‍​ ‍ ‌‍‍‌‌‍‌​​ ‌‌‍​‌​ ‌ ‌‍‌‍​ ‌‌​ ‌‍‌‍​‍​ ‍​‌‍‌​​‍ ‌​ ‌‌​ ‌​​ ‌‍​ ​​​‍ ‌​ ‌​​ ‌ ​ ‌‌‌‍‌​​‍ ‌‌‍​‌​ ‌‍‌‍‌‍‌‍‌​​‍ ‌​ ‌​‌‍‌‌​ ‍​​ ‌ ‌‍‌‍‌‍‌​‌‍‌‌​ ‌ ‌‍​‌​ ​​​ ​ ​ ‌‌​ ‍ ‌ ‌​‌ ‍‌‌ ​​‌‍‌‌​ ‌‌ ​​‌‍​‌‌‍‌ ‌‍‌‌​ ‍ ‌ ​​‌‍​‌‌ ‌​‌‍‍​​ ‌‌ ​​‌‍​‌‌‍‌ ‌‍‌‌‌​​‍‌ ‌‌‌‍‍‌‌‍ ​‌‍‌​‌‍‌‌‌ ​‍​‍‌‌​ ‌‌‌​​‍‌‌ ‌‍‍ ‌‍‌‌‌ ‍‌​‍‌‌​ ​ ‌​‌​​‍‌‌​ ​ ‌​‌​​‍‌‌​ ​‍​ ​‍‌‍​‍​ ​‍​ ‍‌​ ‍‌​ ‍​‌‍​‌​ ​​‌‍​ ​ ‌​‌‍​‍​ ‌‌‌‍​ ​‍‌‌​ ​‍​ ​‍​‍‌‌​ ‌‌‌​‌​​‍ ‍‌‍‌‍‌‍‌‌‌‍​‌‌ ‌​‌ ‌‌‌ ​‍‌‍‌‌‌ ​ ​‍‌‌​ ‌‌‌​​‍‌‌ ‌‍‍ ‌‍‌‌‌ ‍‌​‍‌‌​ ​ ‌​‌​​‍‌‌​ ​ ‌​‌​​‍‌‌​ ​‍​ ​‍​ ​​​ ‍‌​ ​​​ ​‌​ ‍‌‌‍‌‌‌‍​‌​ ​‍‌‍‌​​ ‍‌​ ‌ ​ ​‌​‍‌‌​ ​‍​ ​‍​‍‌‌​ ‌‌‌​‌​​‍ ‍‌ ​‍‌‍‍‌‌‍​ ‌‍‍​‌​‌​‌‍‌‌‌ ​ ‌‍​ ‌ ​‍‌‍‍‌‌ ​​‌ ‌​‌‍‍‌‌‍ ‌‍ ‍​‍‌‌​ ‌‌‌​​‍‌‌ ‌‍‍ ‌‍‌‌‌ ‍‌​‍‌‌​ ​ ‌​‌​​‍‌‌​ ​ ‌​‌​​‍‌‌​ ​‍​ ​‍‌​‌ ​ ‌‌‌‍​‍​ ‍​‌​​‌‌​ ‌‌‍​‍‌‌‌‌‌​​‍‌ ‍‍‌​‌ ‌‌​​​ ‍​‌​‍‌‌ ​‌‌‌‌ ‌‍‌​‌‍​ ‌‍ ​‌‍‍‍‌‍‌ ‌​‍ ​‍‌‌​ ​‍​ ​‍​‍‌‌​ ‌‌‌​‌​​‍ ‍‌‍​ ‌‍‍​‌‍‍‌‌‍ ​‌‍‌​‌ ​‍‌‍‌‌‌‍ ‍​‍‌‌​ ‌‌‌​​‍‌‌ ‌‍‍ ‌‍‌‌‌ ‍‌​‍‌‌​ ​ ‌​‌​​‍‌‌​ ​ ‌​‌​​‍‌‌​ ​‍​ ​‍‌​‌ ​ ‌‌‌‍​‍​ ‍​‌​​‌‌​ ‌‌‍​‍‌‌‌‌‌​​‍‌ ‍‍‌​‌ ‌‌​​​ ‍​‌​‍‌‌ ​‌‌‌‌ ‌‍‌​‌‍​ ‌‍ ​‌‍‍‍‌‍‍‌‌ ​‌​‍‌‌​ ​‍​ ​‍​‍‌‌​ ‌‌‌​‌​​‍ ‍‌ ‌​‌‍‌‌‌ ‍​‌ ‌​​ ‌‍​‍‌‍​‌‌ ​ ‌‍‌‌‌‌‌‌‌ ​‍‌‍ ​​ ‌‌‍‍​‌ ‌​‌ ‌​‌ ​​‌ ​ ​‍‌‌​ ​ ‌​​‌​‍‌‌​ ​‍‌​‌‍​‍‌‌​ ​‍‌​‌‍‌‍​ ‌‍‍​‌‍‌‌‌‍ ​‌ ​ ‌‍‌‌‌‍​‌‌ ​​‌‍‍‌‌‍‌‌‌ ​‍‌ ​ ​‍ ‍‌ ​ ‌‍​‌‌‍ ‍‌‍‍‌‌ ‌​‌ ‍‌​‍ ‍‌ ​ ‌ ‌​‌ ‌‌‌‍‌​‌‍‍‌‌‍ ​‍‌‍‌‍‍‌‌‍‌​​ ‌‌‍​‌​ ‌ ‌‍‌‍​ ‌‌​ ‌‍‌‍​‍​ ‍​‌‍‌​​‍ ‌​ ‌‌​ ‌​​ ‌‍​ ​​​‍ ‌​ ‌​​ ‌ ​ ‌‌‌‍‌​​‍ ‌‌‍​‌​ ‌‍‌‍‌‍‌‍‌​​‍ ‌​ ‌​‌‍‌‌​ ‍​​ ‌ ‌‍‌‍‌‍‌​‌‍‌‌​ ‌ ‌‍​‌​ ​​​ ​ ​ ‌‌​‍‌‍‌ ‌​‌ ‍‌‌ ​​‌‍‌‌​ ‌‌ ​​‌‍​‌‌‍‌ ‌‍‌‌​‍‌‍‌ ​​‌‍​‌‌ ‌​‌‍‍​​ ‌‌ ​​‌‍​‌‌‍‌ ‌‍‌‌‌​​‍‌ ‌‌‌‍‍‌‌‍ ​‌‍‌​‌‍‌‌‌ ​‍​‍‌‌​ ‌‌‌​​‍‌‌ ‌‍‍ ‌‍‌‌‌ ‍‌​‍‌‌​ ​ ‌​‌​​‍‌‌​ ​ ‌​‌​​‍‌‌​ ​‍​ ​‍‌‍​‍​ ​‍​ ‍‌​ ‍‌​ ‍​‌‍​‌​ ​​‌‍​ ​ ‌​‌‍​‍​ ‌‌‌‍​ ​‍‌‌​ ​‍​ ​‍​‍‌‌​ ‌‌‌​‌​​‍ ‍‌‍‌‍‌‍‌‌‌‍​‌‌ ‌​‌ ‌‌‌ ​‍‌‍‌‌‌ ​ ​‍‌‌​ ‌‌‌​​‍‌‌ ‌‍‍ ‌‍‌‌‌ ‍‌​‍‌‌​ ​ ‌​‌​​‍‌‌​ ​ ‌​‌​​‍‌‌​ ​‍​ ​‍​ ​​​ ‍‌​ ​​​ ​‌​ ‍‌‌‍‌‌‌‍​‌​ ​‍‌‍‌​​ ‍‌​ ‌ ​ ​‌​‍‌‌​ ​‍​ ​‍​‍‌‌​ ‌‌‌​‌​​‍ ‍‌ ​‍‌‍‍‌‌‍​ ‌‍‍​‌​‌​‌‍‌‌‌ ​ ‌‍​ ‌ ​‍‌‍‍‌‌ ​​‌ ‌​‌‍‍‌‌‍ ‌‍ ‍​‍‌‌​ ‌‌‌​​‍‌‌ ‌‍‍ ‌‍‌‌‌ ‍‌​‍‌‌​ ​ ‌​‌​​‍‌‌​ ​ ‌​‌​​‍‌‌​ ​‍​ ​‍‌​‌ ​ ‌‌‌‍​‍​ ‍​‌​​‌‌​ ‌‌‍​‍‌‌‌‌‌​​‍‌ ‍‍‌​‌ ‌‌​​​ ‍​‌​‍‌‌ ​‌‌‌‌ ‌‍‌​‌‍​ ‌‍ ​‌‍‍‍‌‍‌ ‌​‍ ​‍‌‌​ ​‍​ ​‍​‍‌‌​ ‌‌‌​‌​​‍ ‍‌‍​ ‌‍‍​‌‍‍‌‌‍ ​‌‍‌​‌ ​‍‌‍‌‌‌‍ ‍​‍‌‌​ ‌‌‌​​‍‌‌ ‌‍‍ ‌‍‌‌‌ ‍‌​‍‌‌​ ​ ‌​‌​​‍‌‌​ ​ ‌​‌​​‍‌‌​ ​‍​ ​‍‌​‌ ​ ‌‌‌‍​‍​ ‍​‌​​‌‌​ ‌‌‍​‍‌‌‌‌‌​​‍‌ ‍‍‌​‌ ‌‌​​​ ‍​‌​‍‌‌ ​‌‌‌‌ ‌‍‌​‌‍​ ‌‍ ​‌‍‍‍‌‍‍‌‌ ​‌​‍‌‌​ ​‍​ ​‍​‍‌‌​ ‌‌‌​‌​​‍ ‍‌ ‌​‌‍‌‌‌ ‍​‌ ‌​​‍‌‍‌ ​​‌‍‌‌‌ ​‍‌ ​ ‌ ​​‌‍‌‌‌‍​ ‌ ‌​‌‍‍‌‌ ‌‍‌‍‌‌​ ‌‌ ​​‌ ‌‌‌‍​‍‌‍ ​‌‍‍‌‌ ​ ‌‍‍​‌‍‌‌‌‍‌​​‍​‍‌ ‌
Versatile spaces​​​​‌ ‍ ​‍​‍‌‍ ‌ ​‍‌‍‍‌‌‍‌ ‌‍‍‌‌‍ ‍​‍​‍​ ‍‍​‍​‍‌ ​ ‌‍​‌‌‍ ‍‌‍‍‌‌ ‌​‌ ‍‌​‍ ‍‌‍‍‌‌‍ ​‍​‍​‍ ​​‍​‍‌‍‍​‌ ​‍‌‍‌‌‌‍‌‍​‍​‍​ ‍‍​‍​‍‌‍‍​‌ ‌​‌ ‌​‌ ​​‌ ​ ​ ‍‍​‍ ​‍ ‌‍​ ‌‍‍​‌‍‌‌‌‍ ​‌ ​ ‌‍‌‌‌‍​‌‌ ​​‌‍‍‌‌‍‌‌‌ ​‍‌ ​ ​‍ ‍‌ ​ ‌‍​‌‌‍ ‍‌‍‍‌‌ ‌​‌ ‍‌​‍ ‍‌ ​ ‌ ‌​‌ ‌‌‌‍‌​‌‍‍‌‌‍ ​‍ ‌‍‍‌‌‍ ‍‌ ‌​‌‍‌‌‌‍ ‍‌ ‌​​‍ ‌‍‌‌‌‍‌​‌‍‍‌‌ ‌​​‍ ‌‍ ‌‌‍ ‌‍‌​‌‍‌‌​ ‌‌ ​​‌ ​‍‌‍‌‌‌ ​ ‌‍‌‌‌‍ ‍‌ ‌​‌‍​‌‌ ‌​‌‍‍‌‌‍ ‌‍ ‍​ ‍ ‌‍‍‌‌‍‌​​ ‌‌‍​‌​ ‌ ‌‍‌‍​ ‌‌​ ‌‍‌‍​‍​ ‍​‌‍‌​​‍ ‌​ ‌‌​ ‌​​ ‌‍​ ​​​‍ ‌​ ‌​​ ‌ ​ ‌‌‌‍‌​​‍ ‌‌‍​‌​ ‌‍‌‍‌‍‌‍‌​​‍ ‌​ ‌​‌‍‌‌​ ‍​​ ‌ ‌‍‌‍‌‍‌​‌‍‌‌​ ‌ ‌‍​‌​ ​​​ ​ ​ ‌‌​ ‍ ‌ ‌​‌ ‍‌‌ ​​‌‍‌‌​ ‌‌ ​​‌‍​‌‌‍‌ ‌‍‌‌​ ‍ ‌ ​​‌‍​‌‌ ‌​‌‍‍​​ ‌‌ ​​‌‍​‌‌‍‌ ‌‍‌‌‌​​‍‌ ‌‌‌‍‍‌‌‍ ​‌‍‌​‌‍‌‌‌ ​‍​‍‌‌​ ‌‌‌​​‍‌‌ ‌‍‍ ‌‍‌‌‌ ‍‌​‍‌‌​ ​ ‌​‌​​‍‌‌​ ​ ‌​‌​​‍‌‌​ ​‍​ ​‍‌‍​‍​ ​‍​ ‍‌​ ‍‌​ ‍​‌‍​‌​ ​​‌‍​ ​ ‌​‌‍​‍​ ‌‌‌‍​ ​‍‌‌​ ​‍​ ​‍​‍‌‌​ ‌‌‌​‌​​‍ ‍‌‍‌‍‌‍‌‌‌‍​‌‌ ‌​‌ ‌‌‌ ​‍‌‍‌‌‌ ​ ​‍‌‌​ ‌‌‌​​‍‌‌ ‌‍‍ ‌‍‌‌‌ ‍‌​‍‌‌​ ​ ‌​‌​​‍‌‌​ ​ ‌​‌​​‍‌‌​ ​‍​ ​‍​ ​‌​ ‌ ‌‍‌​​ ​‍‌‍‌‍​ ‌‌‌‍‌​​ ​​​ ‍‌‌‍​‍​ ​‍‌‍​‍​‍‌‌​ ​‍​ ​‍​‍‌‌​ ‌‌‌​‌​​‍ ‍‌ ‌​‌‍‍‌‌ ‌​‌‍ ​‌‍‌‌​ ‌‍​‍‌‍​‌‌ ​ ‌‍‌‌‌‌‌‌‌ ​‍‌‍ ​​ ‌‌‍‍​‌ ‌​‌ ‌​‌ ​​‌ ​ ​‍‌‌​ ​ ‌​​‌​‍‌‌​ ​‍‌​‌‍​‍‌‌​ ​‍‌​‌‍‌‍​ ‌‍‍​‌‍‌‌‌‍ ​‌ ​ ‌‍‌‌‌‍​‌‌ ​​‌‍‍‌‌‍‌‌‌ ​‍‌ ​ ​‍ ‍‌ ​ ‌‍​‌‌‍ ‍‌‍‍‌‌ ‌​‌ ‍‌​‍ ‍‌ ​ ‌ ‌​‌ ‌‌‌‍‌​‌‍‍‌‌‍ ​‍‌‍‌‍‍‌‌‍‌​​ ‌‌‍​‌​ ‌ ‌‍‌‍​ ‌‌​ ‌‍‌‍​‍​ ‍​‌‍‌​​‍ ‌​ ‌‌​ ‌​​ ‌‍​ ​​​‍ ‌​ ‌​​ ‌ ​ ‌‌‌‍‌​​‍ ‌‌‍​‌​ ‌‍‌‍‌‍‌‍‌​​‍ ‌​ ‌​‌‍‌‌​ ‍​​ ‌ ‌‍‌‍‌‍‌​‌‍‌‌​ ‌ ‌‍​‌​ ​​​ ​ ​ ‌‌​‍‌‍‌ ‌​‌ ‍‌‌ ​​‌‍‌‌​ ‌‌ ​​‌‍​‌‌‍‌ ‌‍‌‌​‍‌‍‌ ​​‌‍​‌‌ ‌​‌‍‍​​ ‌‌ ​​‌‍​‌‌‍‌ ‌‍‌‌‌​​‍‌ ‌‌‌‍‍‌‌‍ ​‌‍‌​‌‍‌‌‌ ​‍​‍‌‌​ ‌‌‌​​‍‌‌ ‌‍‍ ‌‍‌‌‌ ‍‌​‍‌‌​ ​ ‌​‌​​‍‌‌​ ​ ‌​‌​​‍‌‌​ ​‍​ ​‍‌‍​‍​ ​‍​ ‍‌​ ‍‌​ ‍​‌‍​‌​ ​​‌‍​ ​ ‌​‌‍​‍​ ‌‌‌‍​ ​‍‌‌​ ​‍​ ​‍​‍‌‌​ ‌‌‌​‌​​‍ ‍‌‍‌‍‌‍‌‌‌‍​‌‌ ‌​‌ ‌‌‌ ​‍‌‍‌‌‌ ​ ​‍‌‌​ ‌‌‌​​‍‌‌ ‌‍‍ ‌‍‌‌‌ ‍‌​‍‌‌​ ​ ‌​‌​​‍‌‌​ ​ ‌​‌​​‍‌‌​ ​‍​ ​‍​ ​‌​ ‌ ‌‍‌​​ ​‍‌‍‌‍​ ‌‌‌‍‌​​ ​​​ ‍‌‌‍​‍​ ​‍‌‍​‍​‍‌‌​ ​‍​ ​‍​‍‌‌​ ‌‌‌​‌​​‍ ‍‌ ‌​‌‍‍‌‌ ‌​‌‍ ​‌‍‌‌​‍‌‍‌ ​​‌‍‌‌‌ ​‍‌ ​ ‌ ​​‌‍‌‌‌‍​ ‌ ‌​‌‍‍‌‌ ‌‍‌‍‌‌​ ‌‌ ​​‌ ‌‌‌‍​‍‌‍ ​‌‍‍‌‌ ​ ‌‍‍​‌‍‌‌‌‍‌​​‍​‍‌ ‌
Celebrate with dinner, dancing, and sports in industrial-style or riverside venues, customizable for any theme.​​​​‌ ‍ ​‍​‍‌‍ ‌ ​‍‌‍‍‌‌‍‌ ‌‍‍‌‌‍ ‍​‍​‍​ ‍‍​‍​‍‌ ​ ‌‍​‌‌‍ ‍‌‍‍‌‌ ‌​‌ ‍‌​‍ ‍‌‍‍‌‌‍ ​‍​‍​‍ ​​‍​‍‌‍‍​‌ ​‍‌‍‌‌‌‍‌‍​‍​‍​ ‍‍​‍​‍‌‍‍​‌ ‌​‌ ‌​‌ ​​‌ ​ ​ ‍‍​‍ ​‍ ‌‍​ ‌‍‍​‌‍‌‌‌‍ ​‌ ​ ‌‍‌‌‌‍​‌‌ ​​‌‍‍‌‌‍‌‌‌ ​‍‌ ​ ​‍ ‍‌ ​ ‌‍​‌‌‍ ‍‌‍‍‌‌ ‌​‌ ‍‌​‍ ‍‌ ​ ‌ ‌​‌ ‌‌‌‍‌​‌‍‍‌‌‍ ​‍ ‌‍‍‌‌‍ ‍‌ ‌​‌‍‌‌‌‍ ‍‌ ‌​​‍ ‌‍‌‌‌‍‌​‌‍‍‌‌ ‌​​‍ ‌‍ ‌‌‍ ‌‍‌​‌‍‌‌​ ‌‌ ​​‌ ​‍‌‍‌‌‌ ​ ‌‍‌‌‌‍ ‍‌ ‌​‌‍​‌‌ ‌​‌‍‍‌‌‍ ‌‍ ‍​ ‍ ‌‍‍‌‌‍‌​​ ‌‌‍​‌​ ‌ ‌‍‌‍​ ‌‌​ ‌‍‌‍​‍​ ‍​‌‍‌​​‍ ‌​ ‌‌​ ‌​​ ‌‍​ ​​​‍ ‌​ ‌​​ ‌ ​ ‌‌‌‍‌​​‍ ‌‌‍​‌​ ‌‍‌‍‌‍‌‍‌​​‍ ‌​ ‌​‌‍‌‌​ ‍​​ ‌ ‌‍‌‍‌‍‌​‌‍‌‌​ ‌ ‌‍​‌​ ​​​ ​ ​ ‌‌​ ‍ ‌ ‌​‌ ‍‌‌ ​​‌‍‌‌​ ‌‌ ​​‌‍​‌‌‍‌ ‌‍‌‌​ ‍ ‌ ​​‌‍​‌‌ ‌​‌‍‍​​ ‌‌ ​​‌‍​‌‌‍‌ ‌‍‌‌‌​​‍‌ ‌‌‌‍‍‌‌‍ ​‌‍‌​‌‍‌‌‌ ​‍​‍‌‌​ ‌‌‌​​‍‌‌ ‌‍‍ ‌‍‌‌‌ ‍‌​‍‌‌​ ​ ‌​‌​​‍‌‌​ ​ ‌​‌​​‍‌‌​ ​‍​ ​‍‌‍​‍​ ​‍​ ‍‌​ ‍‌​ ‍​‌‍​‌​ ​​‌‍​ ​ ‌​‌‍​‍​ ‌‌‌‍​ ​‍‌‌​ ​‍​ ​‍​‍‌‌​ ‌‌‌​‌​​‍ ‍‌‍‌‍‌‍‌‌‌‍​‌‌ ‌​‌ ‌‌‌ ​‍‌‍‌‌‌ ​ ​‍‌‌​ ‌‌‌​​‍‌‌ ‌‍‍ ‌‍‌‌‌ ‍‌​‍‌‌​ ​ ‌​‌​​‍‌‌​ ​ ‌​‌​​‍‌‌​ ​‍​ ​‍​ ​‌​ ‌ ‌‍‌​​ ​‍‌‍‌‍​ ‌‌‌‍‌​​ ​​​ ‍‌‌‍​‍​ ​‍‌‍​‍​‍‌‌​ ​‍​ ​‍​‍‌‌​ ‌‌‌​‌​​‍ ‍‌ ​‍‌‍‍‌‌‍​ ‌‍‍​‌​‌​‌‍‌‌‌ ​ ‌‍​ ‌ ​‍‌‍‍‌‌ ​​‌ ‌​‌‍‍‌‌‍ ‌‍ ‍​‍‌‌​ ‌‌‌​​‍‌‌ ‌‍‍ ‌‍‌‌‌ ‍‌​‍‌‌​ ​ ‌​‌​​‍‌‌​ ​ ‌​‌​​‍‌‌​ ​‍​ ​‍‌​‌ ​ ‌‌‌‍​‍​ ‍​‌​​‌‌​ ‌‌‍​‍‌‌‌‌‌​​‍‌ ‍‍‌​‌ ‌‌​​​ ‍​‌​‍‌‌ ​‌‌‌‌ ‌‍‌​‌‍​ ‌‍ ​‌‍‍‍‌‍ ​‌​ ‌​‍‌‌​ ​‍​ ​‍​‍‌‌​ ‌‌‌​‌​​‍ ‍‌‍​ ‌‍‍​‌‍‍‌‌‍ ​‌‍‌​‌ ​‍‌‍‌‌‌‍ ‍​‍‌‌​ ‌‌‌​​‍‌‌ ‌‍‍ ‌‍‌‌‌ ‍‌​‍‌‌​ ​ ‌​‌​​‍‌‌​ ​ ‌​‌​​‍‌‌​ ​‍​ ​‍‌​‌ ​ ‌‌‌‍​‍​ ‍​‌​​‌‌​ ‌‌‍​‍‌‌‌‌‌​​‍‌ ‍‍‌​‌ ‌‌​​​ ‍​‌​‍‌‌ ​‌‌‌‌ ‌‍‌​‌‍​ ‌‍ ​‌‍‍‍‌‍ ‍‌ ​ ​‍‌‌​ ​‍​ ​‍​‍‌‌​ ‌‌‌​‌​​‍ ‍‌ ‌​‌‍‌‌‌ ‍​‌ ‌​​ ‌‍​‍‌‍​‌‌ ​ ‌‍‌‌‌‌‌‌‌ ​‍‌‍ ​​ ‌‌‍‍​‌ ‌​‌ ‌​‌ ​​‌ ​ ​‍‌‌​ ​ ‌​​‌​‍‌‌​ ​‍‌​‌‍​‍‌‌​ ​‍‌​‌‍‌‍​ ‌‍‍​‌‍‌‌‌‍ ​‌ ​ ‌‍‌‌‌‍​‌‌ ​​‌‍‍‌‌‍‌‌‌ ​‍‌ ​ ​‍ ‍‌ ​ ‌‍​‌‌‍ ‍‌‍‍‌‌ ‌​‌ ‍‌​‍ ‍‌ ​ ‌ ‌​‌ ‌‌‌‍‌​‌‍‍‌‌‍ ​‍‌‍‌‍‍‌‌‍‌​​ ‌‌‍​‌​ ‌ ‌‍‌‍​ ‌‌​ ‌‍‌‍​‍​ ‍​‌‍‌​​‍ ‌​ ‌‌​ ‌​​ ‌‍​ ​​​‍ ‌​ ‌​​ ‌ ​ ‌‌‌‍‌​​‍ ‌‌‍​‌​ ‌‍‌‍‌‍‌‍‌​​‍ ‌​ ‌​‌‍‌‌​ ‍​​ ‌ ‌‍‌‍‌‍‌​‌‍‌‌​ ‌ ‌‍​‌​ ​​​ ​ ​ ‌‌​‍‌‍‌ ‌​‌ ‍‌‌ ​​‌‍‌‌​ ‌‌ ​​‌‍​‌‌‍‌ ‌‍‌‌​‍‌‍‌ ​​‌‍​‌‌ ‌​‌‍‍​​ ‌‌ ​​‌‍​‌‌‍‌ ‌‍‌‌‌​​‍‌ ‌‌‌‍‍‌‌‍ ​‌‍‌​‌‍‌‌‌ ​‍​‍‌‌​ ‌‌‌​​‍‌‌ ‌‍‍ ‌‍‌‌‌ ‍‌​‍‌‌​ ​ ‌​‌​​‍‌‌​ ​ ‌​‌​​‍‌‌​ ​‍​ ​‍‌‍​‍​ ​‍​ ‍‌​ ‍‌​ ‍​‌‍​‌​ ​​‌‍​ ​ ‌​‌‍​‍​ ‌‌‌‍​ ​‍‌‌​ ​‍​ ​‍​‍‌‌​ ‌‌‌​‌​​‍ ‍‌‍‌‍‌‍‌‌‌‍​‌‌ ‌​‌ ‌‌‌ ​‍‌‍‌‌‌ ​ ​‍‌‌​ ‌‌‌​​‍‌‌ ‌‍‍ ‌‍‌‌‌ ‍‌​‍‌‌​ ​ ‌​‌​​‍‌‌​ ​ ‌​‌​​‍‌‌​ ​‍​ ​‍​ ​‌​ ‌ ‌‍‌​​ ​‍‌‍‌‍​ ‌‌‌‍‌​​ ​​​ ‍‌‌‍​‍​ ​‍‌‍​‍​‍‌‌​ ​‍​ ​‍​‍‌‌​ ‌‌‌​‌​​‍ ‍‌ ​‍‌‍‍‌‌‍​ ‌‍‍​‌​‌​‌‍‌‌‌ ​ ‌‍​ ‌ ​‍‌‍‍‌‌ ​​‌ ‌​‌‍‍‌‌‍ ‌‍ ‍​‍‌‌​ ‌‌‌​​‍‌‌ ‌‍‍ ‌‍‌‌‌ ‍‌​‍‌‌​ ​ ‌​‌​​‍‌‌​ ​ ‌​‌​​‍‌‌​ ​‍​ ​‍‌​‌ ​ ‌‌‌‍​‍​ ‍​‌​​‌‌​ ‌‌‍​‍‌‌‌‌‌​​‍‌ ‍‍‌​‌ ‌‌​​​ ‍​‌​‍‌‌ ​‌‌‌‌ ‌‍‌​‌‍​ ‌‍ ​‌‍‍‍‌‍ ​‌​ ‌​‍‌‌​ ​‍​ ​‍​‍‌‌​ ‌‌‌​‌​​‍ ‍‌‍​ ‌‍‍​‌‍‍‌‌‍ ​‌‍‌​‌ ​‍‌‍‌‌‌‍ ‍​‍‌‌​ ‌‌‌​​‍‌‌ ‌‍‍ ‌‍‌‌‌ ‍‌​‍‌‌​ ​ ‌​‌​​‍‌‌​ ​ ‌​‌​​‍‌‌​ ​‍​ ​‍‌​‌ ​ ‌‌‌‍​‍​ ‍​‌​​‌‌​ ‌‌‍​‍‌‌‌‌‌​​‍‌ ‍‍‌​‌ ‌‌​​​ ‍​‌​‍‌‌ ​‌‌‌‌ ‌‍‌​‌‍​ ‌‍ ​‌‍‍‍‌‍ ‍‌ ​ ​‍‌‌​ ​‍​ ​‍​‍‌‌​ ‌‌‌​‌​​‍ ‍‌ ‌​‌‍‌‌‌ ‍​‌ ‌​​‍‌‍‌ ​​‌‍‌‌‌ ​‍‌ ​ ‌ ​​‌‍‌‌‌‍​ ‌ ‌​‌‍‍‌‌ ‌‍‌‍‌‌​ ‌‌ ​​‌ ‌‌‌‍​‍‌‍ ​‌‍‍‌‌ ​ ‌‍‍​‌‍‌‌‌‍‌​​‍​‍‌ ‌
Let's start planning​​​​‌ ‍ ​‍​‍‌‍ ‌ ​‍‌‍‍‌‌‍‌ ‌‍‍‌‌‍ ‍​‍​‍​ ‍‍​‍​‍‌ ​ ‌‍​‌‌‍ ‍‌‍‍‌‌ ‌​‌ ‍‌​‍ ‍‌‍‍‌‌‍ ​‍​‍​‍ ​​‍​‍‌‍‍​‌ ​‍‌‍‌‌‌‍‌‍​‍​‍​ ‍‍​‍​‍‌‍‍​‌ ‌​‌ ‌​‌ ​​‌ ​ ​ ‍‍​‍ ​‍ ‌‍​ ‌‍‍​‌‍‌‌‌‍ ​‌ ​ ‌‍‌‌‌‍​‌‌ ​​‌‍‍‌‌‍‌‌‌ ​‍‌ ​ ​‍ ‍‌ ​ ‌‍​‌‌‍ ‍‌‍‍‌‌ ‌​‌ ‍‌​‍ ‍‌ ​ ‌ ‌​‌ ‌‌‌‍‌​‌‍‍‌‌‍ ​‍ ‌‍‍‌‌‍ ‍‌ ‌​‌‍‌‌‌‍ ‍‌ ‌​​‍ ‌‍‌‌‌‍‌​‌‍‍‌‌ ‌​​‍ ‌‍ ‌‌‍ ‌‍‌​‌‍‌‌​ ‌‌ ​​‌ ​‍‌‍‌‌‌ ​ ‌‍‌‌‌‍ ‍‌ ‌​‌‍​‌‌ ‌​‌‍‍‌‌‍ ‌‍ ‍​ ‍ ‌‍‍‌‌‍‌​​ ‌‌‍​‌​ ‌ ‌‍‌‍​ ‌‌​ ‌‍‌‍​‍​ ‍​‌‍‌​​‍ ‌​ ‌‌​ ‌​​ ‌‍​ ​​​‍ ‌​ ‌​​ ‌ ​ ‌‌‌‍‌​​‍ ‌‌‍​‌​ ‌‍‌‍‌‍‌‍‌​​‍ ‌​ ‌​‌‍‌‌​ ‍​​ ‌ ‌‍‌‍‌‍‌​‌‍‌‌​ ‌ ‌‍​‌​ ​​​ ​ ​ ‌‌​ ‍ ‌ ‌​‌ ‍‌‌ ​​‌‍‌‌​ ‌‌ ​​‌‍​‌‌‍‌ ‌‍‌‌​ ‍ ‌ ​​‌‍​‌‌ ‌​‌‍‍​​ ‌‌ ​​‌‍​‌‌‍‌ ‌‍‌‌‌​​‍‌ ‌‌‌‍‍‌‌‍ ​‌‍‌​‌‍‌‌‌ ​‍​‍‌‌​ ‌‌‌​​‍‌‌ ‌‍‍ ‌‍‌‌‌ ‍‌​‍‌‌​ ​ ‌​‌​​‍‌‌​ ​ ‌​‌​​‍‌‌​ ​‍​ ​‍‌‍​‍​ ​‍​ ‍‌​ ‍‌​ ‍​‌‍​‌​ ​​‌‍​ ​ ‌​‌‍​‍​ ‌‌‌‍​ ​‍‌‌​ ​‍​ ​‍​‍‌‌​ ‌‌‌​‌​​‍ ‍‌‍​‍‌ ‌‌‌ ‌​‌ ‌​‌‍ ‌‍ ‍‌ ​ ​‍‌‌​ ‌‌‌​​‍‌‌ ‌‍‍ ‌‍‌‌‌ ‍‌​‍‌‌​ ​ ‌​‌​​‍‌‌​ ​ ‌​‌​​‍‌‌​ ​‍​ ​‍​ ‍‌‌‍‌‌​ ‍​​ ‍​‌‍‌​​ ​‍​ ​‍​ ‍‌​ ‌‍‌‍‌‍‌‍​‌‌‍‌​​‍‌‌​ ​‍​ ​‍​‍‌‌​ ‌‌‌​‌​​‍ ‍‌ ‌​‌‍‌‌‌ ‍​‌ ‌​​ ‌‍​‍‌‍​‌‌ ​ ‌‍‌‌‌‌‌‌‌ ​‍‌‍ ​​ ‌‌‍‍​‌ ‌​‌ ‌​‌ ​​‌ ​ ​‍‌‌​ ​ ‌​​‌​‍‌‌​ ​‍‌​‌‍​‍‌‌​ ​‍‌​‌‍‌‍​ ‌‍‍​‌‍‌‌‌‍ ​‌ ​ ‌‍‌‌‌‍​‌‌ ​​‌‍‍‌‌‍‌‌‌ ​‍‌ ​ ​‍ ‍‌ ​ ‌‍​‌‌‍ ‍‌‍‍‌‌ ‌​‌ ‍‌​‍ ‍‌ ​ ‌ ‌​‌ ‌‌‌‍‌​‌‍‍‌‌‍ ​‍‌‍‌‍‍‌‌‍‌​​ ‌‌‍​‌​ ‌ ‌‍‌‍​ ‌‌​ ‌‍‌‍​‍​ ‍​‌‍‌​​‍ ‌​ ‌‌​ ‌​​ ‌‍​ ​​​‍ ‌​ ‌​​ ‌ ​ ‌‌‌‍‌​​‍ ‌‌‍​‌​ ‌‍‌‍‌‍‌‍‌​​‍ ‌​ ‌​‌‍‌‌​ ‍​​ ‌ ‌‍‌‍‌‍‌​‌‍‌‌​ ‌ ‌‍​‌​ ​​​ ​ ​ ‌‌​‍‌‍‌ ‌​‌ ‍‌‌ ​​‌‍‌‌​ ‌‌ ​​‌‍​‌‌‍‌ ‌‍‌‌​‍‌‍‌ ​​‌‍​‌‌ ‌​‌‍‍​​ ‌‌ ​​‌‍​‌‌‍‌ ‌‍‌‌‌​​‍‌ ‌‌‌‍‍‌‌‍ ​‌‍‌​‌‍‌‌‌ ​‍​‍‌‌​ ‌‌‌​​‍‌‌ ‌‍‍ ‌‍‌‌‌ ‍‌​‍‌‌​ ​ ‌​‌​​‍‌‌​ ​ ‌​‌​​‍‌‌​ ​‍​ ​‍‌‍​‍​ ​‍​ ‍‌​ ‍‌​ ‍​‌‍​‌​ ​​‌‍​ ​ ‌​‌‍​‍​ ‌‌‌‍​ ​‍‌‌​ ​‍​ ​‍​‍‌‌​ ‌‌‌​‌​​‍ ‍‌‍​‍‌ ‌‌‌ ‌​‌ ‌​‌‍ ‌‍ ‍‌ ​ ​‍‌‌​ ‌‌‌​​‍‌‌ ‌‍‍ ‌‍‌‌‌ ‍‌​‍‌‌​ ​ ‌​‌​​‍‌‌​ ​ ‌​‌​​‍‌‌​ ​‍​ ​‍​ ‍‌‌‍‌‌​ ‍​​ ‍​‌‍‌​​ ​‍​ ​‍​ ‍‌​ ‌‍‌‍‌‍‌‍​‌‌‍‌​​‍‌‌​ ​‍​ ​‍​‍‌‌​ ‌‌‌​‌​​‍ ‍‌ ‌​‌‍‌‌‌ ‍​‌ ‌​​‍‌‍‌ ​​‌‍‌‌‌ ​‍‌ ​ ‌ ​​‌‍‌‌‌‍​ ‌ ‌​‌‍‍‌‌ ‌‍‌‍‌‌​ ‌‌ ​​‌ ‌‌‌‍​‍‌‍ ​‌‍‍‌‌ ​ ‌‍‍​‌‍‌‌‌‍‌​​‍​‍‌ ‌
Perfect for any kind of party​​​​‌ ‍ ​‍​‍‌‍ ‌ ​‍‌‍‍‌‌‍‌ ‌‍‍‌‌‍ ‍​‍​‍​ ‍‍​‍​‍‌ ​ ‌‍​‌‌‍ ‍‌‍‍‌‌ ‌​‌ ‍‌​‍ ‍‌‍‍‌‌‍ ​‍​‍​‍ ​​‍​‍‌‍‍​‌ ​‍‌‍‌‌‌‍‌‍​‍​‍​ ‍‍​‍​‍‌‍‍​‌ ‌​‌ ‌​‌ ​​‌ ​ ​ ‍‍​‍ ​‍ ‌‍​ ‌‍‍​‌‍‌‌‌‍ ​‌ ​ ‌‍‌‌‌‍​‌‌ ​​‌‍‍‌‌‍‌‌‌ ​‍‌ ​ ​‍ ‍‌ ​ ‌‍​‌‌‍ ‍‌‍‍‌‌ ‌​‌ ‍‌​‍ ‍‌ ​ ‌ ‌​‌ ‌‌‌‍‌​‌‍‍‌‌‍ ​‍ ‌‍‍‌‌‍ ‍‌ ‌​‌‍‌‌‌‍ ‍‌ ‌​​‍ ‌‍‌‌‌‍‌​‌‍‍‌‌ ‌​​‍ ‌‍ ‌‌‍ ‌‍‌​‌‍‌‌​ ‌‌ ​​‌ ​‍‌‍‌‌‌ ​ ‌‍‌‌‌‍ ‍‌ ‌​‌‍​‌‌ ‌​‌‍‍‌‌‍ ‌‍ ‍​ ‍ ‌‍‍‌‌‍‌​​ ‌‌‍​‌​ ‌ ‌‍‌‍​ ‌‌​ ‌‍‌‍​‍​ ‍​‌‍‌​​‍ ‌​ ‌‌​ ‌​​ ‌‍​ ​​​‍ ‌​ ‌​​ ‌ ​ ‌‌‌‍‌​​‍ ‌‌‍​‌​ ‌‍‌‍‌‍‌‍‌​​‍ ‌​ ‌​‌‍‌‌​ ‍​​ ‌ ‌‍‌‍‌‍‌​‌‍‌‌​ ‌ ‌‍​‌​ ​​​ ​ ​ ‌‌​ ‍ ‌ ‌​‌ ‍‌‌ ​​‌‍‌‌​ ‌‌ ​​‌‍​‌‌‍‌ ‌‍‌‌​ ‍ ‌ ​​‌‍​‌‌ ‌​‌‍‍​​ ‌‌ ​​‌‍​‌‌‍‌ ‌‍‌‌‌​​‍‌ ‌‌‌‍‍‌‌‍ ​‌‍‌​‌‍‌‌‌ ​‍​‍‌‌​ ‌‌‌​​‍‌‌ ‌‍‍ ‌‍‌‌‌ ‍‌​‍‌‌​ ​ ‌​‌​​‍‌‌​ ​ ‌​‌​​‍‌‌​ ​‍​ ​‍‌‍‌‌‌‍‌‌​ ‌​​ ‍‌​ ​ ​ ‌‌​ ​‌​ ‌​​ ​‍​ ​ ​ ‌ ​ ​​​‍‌‌​ ​‍​ ​‍​‍‌‌​ ‌‌‌​‌​​‍ ‍‌ ‌​‌‍‍‌‌ ‌​‌‍ ​‌‍‌‌​ ‌‍​‍‌‍​‌‌ ​ ‌‍‌‌‌‌‌‌‌ ​‍‌‍ ​​ ‌‌‍‍​‌ ‌​‌ ‌​‌ ​​‌ ​ ​‍‌‌​ ​ ‌​​‌​‍‌‌​ ​‍‌​‌‍​‍‌‌​ ​‍‌​‌‍‌‍​ ‌‍‍​‌‍‌‌‌‍ ​‌ ​ ‌‍‌‌‌‍​‌‌ ​​‌‍‍‌‌‍‌‌‌ ​‍‌ ​ ​‍ ‍‌ ​ ‌‍​‌‌‍ ‍‌‍‍‌‌ ‌​‌ ‍‌​‍ ‍‌ ​ ‌ ‌​‌ ‌‌‌‍‌​‌‍‍‌‌‍ ​‍‌‍‌‍‍‌‌‍‌​​ ‌‌‍​‌​ ‌ ‌‍‌‍​ ‌‌​ ‌‍‌‍​‍​ ‍​‌‍‌​​‍ ‌​ ‌‌​ ‌​​ ‌‍​ ​​​‍ ‌​ ‌​​ ‌ ​ ‌‌‌‍‌​​‍ ‌‌‍​‌​ ‌‍‌‍‌‍‌‍‌​​‍ ‌​ ‌​‌‍‌‌​ ‍​​ ‌ ‌‍‌‍‌‍‌​‌‍‌‌​ ‌ ‌‍​‌​ ​​​ ​ ​ ‌‌​‍‌‍‌ ‌​‌ ‍‌‌ ​​‌‍‌‌​ ‌‌ ​​‌‍​‌‌‍‌ ‌‍‌‌​‍‌‍‌ ​​‌‍​‌‌ ‌​‌‍‍​​ ‌‌ ​​‌‍​‌‌‍‌ ‌‍‌‌‌​​‍‌ ‌‌‌‍‍‌‌‍ ​‌‍‌​‌‍‌‌‌ ​‍​‍‌‌​ ‌‌‌​​‍‌‌ ‌‍‍ ‌‍‌‌‌ ‍‌​‍‌‌​ ​ ‌​‌​​‍‌‌​ ​ ‌​‌​​‍‌‌​ ​‍​ ​‍‌‍‌‌‌‍‌‌​ ‌​​ ‍‌​ ​ ​ ‌‌​ ​‌​ ‌​​ ​‍​ ​ ​ ‌ ​ ​​​‍‌‌​ ​‍​ ​‍​‍‌‌​ ‌‌‌​‌​​‍ ‍‌ ‌​‌‍‍‌‌ ‌​‌‍ ​‌‍‌‌​‍‌‍‌ ​​‌‍‌‌‌ ​‍‌ ​ ‌ ​​‌‍‌‌‌‍​ ‌ ‌​‌‍‍‌‌ ‌‍‌‍‌‌​ ‌‌ ​​‌ ‌‌‌‍​‍‌‍ ​‌‍‍‌‌ ​ ‌‍‍​‌‍‌‌‌‍‌​​‍​‍‌ ‌
Let us bring your vision to life from themed reception spaces to fun sports and activities. ​​​​‌ ‍ ​‍​‍‌‍ ‌ ​‍‌‍‍‌‌‍‌ ‌‍‍‌‌‍ ‍​‍​‍​ ‍‍​‍​‍‌ ​ ‌‍​‌‌‍ ‍‌‍‍‌‌ ‌​‌ ‍‌​‍ ‍‌‍‍‌‌‍ ​‍​‍​‍ ​​‍​‍‌‍‍​‌ ​‍‌‍‌‌‌‍‌‍​‍​‍​ ‍‍​‍​‍‌‍‍​‌ ‌​‌ ‌​‌ ​​‌ ​ ​ ‍‍​‍ ​‍ ‌‍​ ‌‍‍​‌‍‌‌‌‍ ​‌ ​ ‌‍‌‌‌‍​‌‌ ​​‌‍‍‌‌‍‌‌‌ ​‍‌ ​ ​‍ ‍‌ ​ ‌‍​‌‌‍ ‍‌‍‍‌‌ ‌​‌ ‍‌​‍ ‍‌ ​ ‌ ‌​‌ ‌‌‌‍‌​‌‍‍‌‌‍ ​‍ ‌‍‍‌‌‍ ‍‌ ‌​‌‍‌‌‌‍ ‍‌ ‌​​‍ ‌‍‌‌‌‍‌​‌‍‍‌‌ ‌​​‍ ‌‍ ‌‌‍ ‌‍‌​‌‍‌‌​ ‌‌ ​​‌ ​‍‌‍‌‌‌ ​ ‌‍‌‌‌‍ ‍‌ ‌​‌‍​‌‌ ‌​‌‍‍‌‌‍ ‌‍ ‍​ ‍ ‌‍‍‌‌‍‌​​ ‌‌‍​‌​ ‌ ‌‍‌‍​ ‌‌​ ‌‍‌‍​‍​ ‍​‌‍‌​​‍ ‌​ ‌‌​ ‌​​ ‌‍​ ​​​‍ ‌​ ‌​​ ‌ ​ ‌‌‌‍‌​​‍ ‌‌‍​‌​ ‌‍‌‍‌‍‌‍‌​​‍ ‌​ ‌​‌‍‌‌​ ‍​​ ‌ ‌‍‌‍‌‍‌​‌‍‌‌​ ‌ ‌‍​‌​ ​​​ ​ ​ ‌‌​ ‍ ‌ ‌​‌ ‍‌‌ ​​‌‍‌‌​ ‌‌ ​​‌‍​‌‌‍‌ ‌‍‌‌​ ‍ ‌ ​​‌‍​‌‌ ‌​‌‍‍​​ ‌‌ ​​‌‍​‌‌‍‌ ‌‍‌‌‌​​‍‌ ‌‌‌‍‍‌‌‍ ​‌‍‌​‌‍‌‌‌ ​‍​‍‌‌​ ‌‌‌​​‍‌‌ ‌‍‍ ‌‍‌‌‌ ‍‌​‍‌‌​ ​ ‌​‌​​‍‌‌​ ​ ‌​‌​​‍‌‌​ ​‍​ ​‍‌‍‌‌‌‍‌‌​ ‌​​ ‍‌​ ​ ​ ‌‌​ ​‌​ ‌​​ ​‍​ ​ ​ ‌ ​ ​​​‍‌‌​ ​‍​ ​‍​‍‌‌​ ‌‌‌​‌​​‍ ‍‌ ​ ‌ ‌‌‌‍​‍‌ ‌​‌‍‍‌‌ ‌​‌‍ ​‌‍‌‌​ ‌‍​‍‌‍​‌‌ ​ ‌‍‌‌‌‌‌‌‌ ​‍‌‍ ​​ ‌‌‍‍​‌ ‌​‌ ‌​‌ ​​‌ ​ ​‍‌‌​ ​ ‌​​‌​‍‌‌​ ​‍‌​‌‍​‍‌‌​ ​‍‌​‌‍‌‍​ ‌‍‍​‌‍‌‌‌‍ ​‌ ​ ‌‍‌‌‌‍​‌‌ ​​‌‍‍‌‌‍‌‌‌ ​‍‌ ​ ​‍ ‍‌ ​ ‌‍​‌‌‍ ‍‌‍‍‌‌ ‌​‌ ‍‌​‍ ‍‌ ​ ‌ ‌​‌ ‌‌‌‍‌​‌‍‍‌‌‍ ​‍‌‍‌‍‍‌‌‍‌​​ ‌‌‍​‌​ ‌ ‌‍‌‍​ ‌‌​ ‌‍‌‍​‍​ ‍​‌‍‌​​‍ ‌​ ‌‌​ ‌​​ ‌‍​ ​​​‍ ‌​ ‌​​ ‌ ​ ‌‌‌‍‌​​‍ ‌‌‍​‌​ ‌‍‌‍‌‍‌‍‌​​‍ ‌​ ‌​‌‍‌‌​ ‍​​ ‌ ‌‍‌‍‌‍‌​‌‍‌‌​ ‌ ‌‍​‌​ ​​​ ​ ​ ‌‌​‍‌‍‌ ‌​‌ ‍‌‌ ​​‌‍‌‌​ ‌‌ ​​‌‍​‌‌‍‌ ‌‍‌‌​‍‌‍‌ ​​‌‍​‌‌ ‌​‌‍‍​​ ‌‌ ​​‌‍​‌‌‍‌ ‌‍‌‌‌​​‍‌ ‌‌‌‍‍‌‌‍ ​‌‍‌​‌‍‌‌‌ ​‍​‍‌‌​ ‌‌‌​​‍‌‌ ‌‍‍ ‌‍‌‌‌ ‍‌​‍‌‌​ ​ ‌​‌​​‍‌‌​ ​ ‌​‌​​‍‌‌​ ​‍​ ​‍‌‍‌‌‌‍‌‌​ ‌​​ ‍‌​ ​ ​ ‌‌​ ​‌​ ‌​​ ​‍​ ​ ​ ‌ ​ ​​​‍‌‌​ ​‍​ ​‍​‍‌‌​ ‌‌‌​‌​​‍ ‍‌ ​ ‌ ‌‌‌‍​‍‌ ‌​‌‍‍‌‌ ‌​‌‍ ​‌‍‌‌​‍‌‍‌ ​​‌‍‌‌‌ ​‍‌ ​ ‌ ​​‌‍‌‌‌‍​ ‌ ‌​‌‍‍‌‌ ‌‍‌‍‌‌​ ‌‌ ​​‌ ‌‌‌‍​‍‌‍ ​‌‍‍‌‌ ​ ‌‍‍​‌‍‌‌‌‍‌​​‍​‍‌ ‌
Activity additions​​​​‌ ‍ ​‍​‍‌‍ ‌ ​‍‌‍‍‌‌‍‌ ‌‍‍‌‌‍ ‍​‍​‍​ ‍‍​‍​‍‌ ​ ‌‍​‌‌‍ ‍‌‍‍‌‌ ‌​‌ ‍‌​‍ ‍‌‍‍‌‌‍ ​‍​‍​‍ ​​‍​‍‌‍‍​‌ ​‍‌‍‌‌‌‍‌‍​‍​‍​ ‍‍​‍​‍‌‍‍​‌ ‌​‌ ‌​‌ ​​‌ ​ ​ ‍‍​‍ ​‍ ‌‍​ ‌‍‍​‌‍‌‌‌‍ ​‌ ​ ‌‍‌‌‌‍​‌‌ ​​‌‍‍‌‌‍‌‌‌ ​‍‌ ​ ​‍ ‍‌ ​ ‌‍​‌‌‍ ‍‌‍‍‌‌ ‌​‌ ‍‌​‍ ‍‌ ​ ‌ ‌​‌ ‌‌‌‍‌​‌‍‍‌‌‍ ​‍ ‌‍‍‌‌‍ ‍‌ ‌​‌‍‌‌‌‍ ‍‌ ‌​​‍ ‌‍‌‌‌‍‌​‌‍‍‌‌ ‌​​‍ ‌‍ ‌‌‍ ‌‍‌​‌‍‌‌​ ‌‌ ​​‌ ​‍‌‍‌‌‌ ​ ‌‍‌‌‌‍ ‍‌ ‌​‌‍​‌‌ ‌​‌‍‍‌‌‍ ‌‍ ‍​ ‍ ‌‍‍‌‌‍‌​​ ‌‌‍​‌​ ‌ ‌‍‌‍​ ‌‌​ ‌‍‌‍​‍​ ‍​‌‍‌​​‍ ‌​ ‌‌​ ‌​​ ‌‍​ ​​​‍ ‌​ ‌​​ ‌ ​ ‌‌‌‍‌​​‍ ‌‌‍​‌​ ‌‍‌‍‌‍‌‍‌​​‍ ‌​ ‌​‌‍‌‌​ ‍​​ ‌ ‌‍‌‍‌‍‌​‌‍‌‌​ ‌ ‌‍​‌​ ​​​ ​ ​ ‌‌​ ‍ ‌ ‌​‌ ‍‌‌ ​​‌‍‌‌​ ‌‌ ​​‌‍​‌‌‍‌ ‌‍‌‌​ ‍ ‌ ​​‌‍​‌‌ ‌​‌‍‍​​ ‌‌ ​​‌‍​‌‌‍‌ ‌‍‌‌‌​​‍‌ ‌‌‌‍‍‌‌‍ ​‌‍‌​‌‍‌‌‌ ​‍​‍‌‌​ ‌‌‌​​‍‌‌ ‌‍‍ ‌‍‌‌‌ ‍‌​‍‌‌​ ​ ‌​‌​​‍‌‌​ ​ ‌​‌​​‍‌‌​ ​‍​ ​‍‌‍‌‌‌‍‌‌​ ‌​​ ‍‌​ ​ ​ ‌‌​ ​‌​ ‌​​ ​‍​ ​ ​ ‌ ​ ​​​‍‌‌​ ​‍​ ​‍​‍‌‌​ ‌‌‌​‌​​‍ ‍‌ ‌​‌‍​‌‌‍​‍‌ ​ ​‍‌‌​ ‌‌‌​​‍‌‌ ‌‍‍ ‌‍‌‌‌ ‍‌​‍‌‌​ ​ ‌​‌​​‍‌‌​ ​ ‌​‌​​‍‌‌​ ​‍​ ​‍​ ‌‌​ ‌ ‌‍​‌‌‍​ ​ ​​​ ‌‍​ ​ ​ ‍‌​ ‌‍​ ‍​​ ​​​ ‌​​‍‌‌​ ​‍​ ​‍​‍‌‌​ ‌‌‌​‌​​‍ ‍‌‍​ ‌‍ ‌‍ ‍‌ ‌​‌‍‌‌‌‍ ‍‌ ‌​​‍‌‌​ ‌‌‌​​‍‌‌ ‌‍‍ ‌‍‌‌‌ ‍‌​‍‌‌​ ​ ‌​‌​​‍‌‌​ ​ ‌​‌​​‍‌‌​ ​‍​ ​‍​ ​ ​ ​‍​ ‌‍​ ​‌​ ‌​​ ​‌​ ​‍​ ‌​​ ​ ​ ​​​ ​‍‌‍‌​​‍‌‌​ ​‍​ ​‍​‍‌‌​ ‌‌‌​‌​​‍ ‍‌ ‌​‌‍‍‌‌ ‌​‌‍ ​‌‍‌‌​ ‌‍​‍‌‍​‌‌ ​ ‌‍‌‌‌‌‌‌‌ ​‍‌‍ ​​ ‌‌‍‍​‌ ‌​‌ ‌​‌ ​​‌ ​ ​‍‌‌​ ​ ‌​​‌​‍‌‌​ ​‍‌​‌‍​‍‌‌​ ​‍‌​‌‍‌‍​ ‌‍‍​‌‍‌‌‌‍ ​‌ ​ ‌‍‌‌‌‍​‌‌ ​​‌‍‍‌‌‍‌‌‌ ​‍‌ ​ ​‍ ‍‌ ​ ‌‍​‌‌‍ ‍‌‍‍‌‌ ‌​‌ ‍‌​‍ ‍‌ ​ ‌ ‌​‌ ‌‌‌‍‌​‌‍‍‌‌‍ ​‍‌‍‌‍‍‌‌‍‌​​ ‌‌‍​‌​ ‌ ‌‍‌‍​ ‌‌​ ‌‍‌‍​‍​ ‍​‌‍‌​​‍ ‌​ ‌‌​ ‌​​ ‌‍​ ​​​‍ ‌​ ‌​​ ‌ ​ ‌‌‌‍‌​​‍ ‌‌‍​‌​ ‌‍‌‍‌‍‌‍‌​​‍ ‌​ ‌​‌‍‌‌​ ‍​​ ‌ ‌‍‌‍‌‍‌​‌‍‌‌​ ‌ ‌‍​‌​ ​​​ ​ ​ ‌‌​‍‌‍‌ ‌​‌ ‍‌‌ ​​‌‍‌‌​ ‌‌ ​​‌‍​‌‌‍‌ ‌‍‌‌​‍‌‍‌ ​​‌‍​‌‌ ‌​‌‍‍​​ ‌‌ ​​‌‍​‌‌‍‌ ‌‍‌‌‌​​‍‌ ‌‌‌‍‍‌‌‍ ​‌‍‌​‌‍‌‌‌ ​‍​‍‌‌​ ‌‌‌​​‍‌‌ ‌‍‍ ‌‍‌‌‌ ‍‌​‍‌‌​ ​ ‌​‌​​‍‌‌​ ​ ‌​‌​​‍‌‌​ ​‍​ ​‍‌‍‌‌‌‍‌‌​ ‌​​ ‍‌​ ​ ​ ‌‌​ ​‌​ ‌​​ ​‍​ ​ ​ ‌ ​ ​​​‍‌‌​ ​‍​ ​‍​‍‌‌​ ‌‌‌​‌​​‍ ‍‌ ‌​‌‍​‌‌‍​‍‌ ​ ​‍‌‌​ ‌‌‌​​‍‌‌ ‌‍‍ ‌‍‌‌‌ ‍‌​‍‌‌​ ​ ‌​‌​​‍‌‌​ ​ ‌​‌​​‍‌‌​ ​‍​ ​‍​ ‌‌​ ‌ ‌‍​‌‌‍​ ​ ​​​ ‌‍​ ​ ​ ‍‌​ ‌‍​ ‍​​ ​​​ ‌​​‍‌‌​ ​‍​ ​‍​‍‌‌​ ‌‌‌​‌​​‍ ‍‌‍​ ‌‍ ‌‍ ‍‌ ‌​‌‍‌‌‌‍ ‍‌ ‌​​‍‌‌​ ‌‌‌​​‍‌‌ ‌‍‍ ‌‍‌‌‌ ‍‌​‍‌‌​ ​ ‌​‌​​‍‌‌​ ​ ‌​‌​​‍‌‌​ ​‍​ ​‍​ ​ ​ ​‍​ ‌‍​ ​‌​ ‌​​ ​‌​ ​‍​ ‌​​ ​ ​ ​​​ ​‍‌‍‌​​‍‌‌​ ​‍​ ​‍​‍‌‌​ ‌‌‌​‌​​‍ ‍‌ ‌​‌‍‍‌‌ ‌​‌‍ ​‌‍‌‌​‍‌‍‌ ​​‌‍‌‌‌ ​‍‌ ​ ‌ ​​‌‍‌‌‌‍​ ‌ ‌​‌‍‍‌‌ ‌‍‌‍‌‌​ ‌‌ ​​‌ ‌‌‌‍​‍‌‍ ​‌‍‍‌‌ ​ ‌‍‍​‌‍‌‌‌‍‌​​‍​‍‌ ‌
Families looking to include sports and games into the celebration can choose from an extensive list of activities or select one of our signature sport and adventure packages. Ice skating or hockey, ninja, soccer,
basketball, and much more. ​​​​‌ ‍ ​‍​‍‌‍ ‌ ​‍‌‍‍‌‌‍‌ ‌‍‍‌‌‍ ‍​‍​‍​ ‍‍​‍​‍‌ ​ ‌‍​‌‌‍ ‍‌‍‍‌‌ ‌​‌ ‍‌​‍ ‍‌‍‍‌‌‍ ​‍​‍​‍ ​​‍​‍‌‍‍​‌ ​‍‌‍‌‌‌‍‌‍​‍​‍​ ‍‍​‍​‍‌‍‍​‌ ‌​‌ ‌​‌ ​​‌ ​ ​ ‍‍​‍ ​‍ ‌‍​ ‌‍‍​‌‍‌‌‌‍ ​‌ ​ ‌‍‌‌‌‍​‌‌ ​​‌‍‍‌‌‍‌‌‌ ​‍‌ ​ ​‍ ‍‌ ​ ‌‍​‌‌‍ ‍‌‍‍‌‌ ‌​‌ ‍‌​‍ ‍‌ ​ ‌ ‌​‌ ‌‌‌‍‌​‌‍‍‌‌‍ ​‍ ‌‍‍‌‌‍ ‍‌ ‌​‌‍‌‌‌‍ ‍‌ ‌​​‍ ‌‍‌‌‌‍‌​‌‍‍‌‌ ‌​​‍ ‌‍ ‌‌‍ ‌‍‌​‌‍‌‌​ ‌‌ ​​‌ ​‍‌‍‌‌‌ ​ ‌‍‌‌‌‍ ‍‌ ‌​‌‍​‌‌ ‌​‌‍‍‌‌‍ ‌‍ ‍​ ‍ ‌‍‍‌‌‍‌​​ ‌‌‍​‌​ ‌ ‌‍‌‍​ ‌‌​ ‌‍‌‍​‍​ ‍​‌‍‌​​‍ ‌​ ‌‌​ ‌​​ ‌‍​ ​​​‍ ‌​ ‌​​ ‌ ​ ‌‌‌‍‌​​‍ ‌‌‍​‌​ ‌‍‌‍‌‍‌‍‌​​‍ ‌​ ‌​‌‍‌‌​ ‍​​ ‌ ‌‍‌‍‌‍‌​‌‍‌‌​ ‌ ‌‍​‌​ ​​​ ​ ​ ‌‌​ ‍ ‌ ‌​‌ ‍‌‌ ​​‌‍‌‌​ ‌‌ ​​‌‍​‌‌‍‌ ‌‍‌‌​ ‍ ‌ ​​‌‍​‌‌ ‌​‌‍‍​​ ‌‌ ​​‌‍​‌‌‍‌ ‌‍‌‌‌​​‍‌ ‌‌‌‍‍‌‌‍ ​‌‍‌​‌‍‌‌‌ ​‍​‍‌‌​ ‌‌‌​​‍‌‌ ‌‍‍ ‌‍‌‌‌ ‍‌​‍‌‌​ ​ ‌​‌​​‍‌‌​ ​ ‌​‌​​‍‌‌​ ​‍​ ​‍‌‍‌‌‌‍‌‌​ ‌​​ ‍‌​ ​ ​ ‌‌​ ​‌​ ‌​​ ​‍​ ​ ​ ‌ ​ ​​​‍‌‌​ ​‍​ ​‍​‍‌‌​ ‌‌‌​‌​​‍ ‍‌ ‌​‌‍​‌‌‍​‍‌ ​ ​‍‌‌​ ‌‌‌​​‍‌‌ ‌‍‍ ‌‍‌‌‌ ‍‌​‍‌‌​ ​ ‌​‌​​‍‌‌​ ​ ‌​‌​​‍‌‌​ ​‍​ ​‍​ ‌‌​ ‌ ‌‍​‌‌‍​ ​ ​​​ ‌‍​ ​ ​ ‍‌​ ‌‍​ ‍​​ ​​​ ‌​​‍‌‌​ ​‍​ ​‍​‍‌‌​ ‌‌‌​‌​​‍ ‍‌‍​ ‌‍ ‌‍ ‍‌ ‌​‌‍‌‌‌‍ ‍‌ ‌​​‍‌‌​ ‌‌‌​​‍‌‌ ‌‍‍ ‌‍‌‌‌ ‍‌​‍‌‌​ ​ ‌​‌​​‍‌‌​ ​ ‌​‌​​‍‌‌​ ​‍​ ​‍​ ​ ​ ​‍​ ‌‍​ ​‌​ ‌​​ ​‌​ ​‍​ ‌​​ ​ ​ ​​​ ​‍‌‍‌​​‍‌‌​ ​‍​ ​‍​‍‌‌​ ‌‌‌​‌​​‍ ‍‌ ​‍‌‍‍‌‌‍​ ‌‍‍​‌‌‌​‌‍‌‌‌ ‍​‌ ‌​​‍‌‌​ ‌‌‌​​‍‌‌ ‌‍‍ ‌‍‌‌‌ ‍‌​‍‌‌​ ​ ‌​‌​​‍‌‌​ ​ ‌​‌​​‍‌‌​ ​‍​ ​‍‌‍​‍‌‍‌‍‌‍​ ​ ​ ​ ​‍‌‍‌​​ ‌ ‌‍‌‌​ ‌‌‌‍​‌​ ‌‌​ ​‌​‍‌‌​ ​‍​ ​‍​‍‌‌​ ‌‌‌​‌​​‍ ‍‌‍​ ‌‍‍​‌‍‍‌‌‍ ​‌‍‌​‌ ​‍‌‍‌‌‌‍ ‍​‍‌‌​ ‌‌‌​​‍‌‌ ‌‍‍ ‌‍‌‌‌ ‍‌​‍‌‌​ ​ ‌​‌​​‍‌‌​ ​ ‌​‌​​‍‌‌​ ​‍​ ​‍​ ‍‌​ ​​​ ​‍​ ‍​​ ‌ ​ ‌‍‌‍‌‍​ ​‌‌‍​‍​ ‌ ‌‍‌​‌‍​ ​‍‌‌​ ​‍​ ​‍​‍‌‌​ ‌‌‌​‌​​‍ ‍‌ ‌​‌‍‌‌‌ ‍​‌ ‌​​ ‌‍​‍‌‍​‌‌ ​ ‌‍‌‌‌‌‌‌‌ ​‍‌‍ ​​ ‌‌‍‍​‌ ‌​‌ ‌​‌ ​​‌ ​ ​‍‌‌​ ​ ‌​​‌​‍‌‌​ ​‍‌​‌‍​‍‌‌​ ​‍‌​‌‍‌‍​ ‌‍‍​‌‍‌‌‌‍ ​‌ ​ ‌‍‌‌‌‍​‌‌ ​​‌‍‍‌‌‍‌‌‌ ​‍‌ ​ ​‍ ‍‌ ​ ‌‍​‌‌‍ ‍‌‍‍‌‌ ‌​‌ ‍‌​‍ ‍‌ ​ ‌ ‌​‌ ‌‌‌‍‌​‌‍‍‌‌‍ ​‍‌‍‌‍‍‌‌‍‌​​ ‌‌‍​‌​ ‌ ‌‍‌‍​ ‌‌​ ‌‍‌‍​‍​ ‍​‌‍‌​​‍ ‌​ ‌‌​ ‌​​ ‌‍​ ​​​‍ ‌​ ‌​​ ‌ ​ ‌‌‌‍‌​​‍ ‌‌‍​‌​ ‌‍‌‍‌‍‌‍‌​​‍ ‌​ ‌​‌‍‌‌​ ‍​​ ‌ ‌‍‌‍‌‍‌​‌‍‌‌​ ‌ ‌‍​‌​ ​​​ ​ ​ ‌‌​‍‌‍‌ ‌​‌ ‍‌‌ ​​‌‍‌‌​ ‌‌ ​​‌‍​‌‌‍‌ ‌‍‌‌​‍‌‍‌ ​​‌‍​‌‌ ‌​‌‍‍​​ ‌‌ ​​‌‍​‌‌‍‌ ‌‍‌‌‌​​‍‌ ‌‌‌‍‍‌‌‍ ​‌‍‌​‌‍‌‌‌ ​‍​‍‌‌​ ‌‌‌​​‍‌‌ ‌‍‍ ‌‍‌‌‌ ‍‌​‍‌‌​ ​ ‌​‌​​‍‌‌​ ​ ‌​‌​​‍‌‌​ ​‍​ ​‍‌‍‌‌‌‍‌‌​ ‌​​ ‍‌​ ​ ​ ‌‌​ ​‌​ ‌​​ ​‍​ ​ ​ ‌ ​ ​​​‍‌‌​ ​‍​ ​‍​‍‌‌​ ‌‌‌​‌​​‍ ‍‌ ‌​‌‍​‌‌‍​‍‌ ​ ​‍‌‌​ ‌‌‌​​‍‌‌ ‌‍‍ ‌‍‌‌‌ ‍‌​‍‌‌​ ​ ‌​‌​​‍‌‌​ ​ ‌​‌​​‍‌‌​ ​‍​ ​‍​ ‌‌​ ‌ ‌‍​‌‌‍​ ​ ​​​ ‌‍​ ​ ​ ‍‌​ ‌‍​ ‍​​ ​​​ ‌​​‍‌‌​ ​‍​ ​‍​‍‌‌​ ‌‌‌​‌​​‍ ‍‌‍​ ‌‍ ‌‍ ‍‌ ‌​‌‍‌‌‌‍ ‍‌ ‌​​‍‌‌​ ‌‌‌​​‍‌‌ ‌‍‍ ‌‍‌‌‌ ‍‌​‍‌‌​ ​ ‌​‌​​‍‌‌​ ​ ‌​‌​​‍‌‌​ ​‍​ ​‍​ ​ ​ ​‍​ ‌‍​ ​‌​ ‌​​ ​‌​ ​‍​ ‌​​ ​ ​ ​​​ ​‍‌‍‌​​‍‌‌​ ​‍​ ​‍​‍‌‌​ ‌‌‌​‌​​‍ ‍‌ ​‍‌‍‍‌‌‍​ ‌‍‍​‌‌‌​‌‍‌‌‌ ‍​‌ ‌​​‍‌‌​ ‌‌‌​​‍‌‌ ‌‍‍ ‌‍‌‌‌ ‍‌​‍‌‌​ ​ ‌​‌​​‍‌‌​ ​ ‌​‌​​‍‌‌​ ​‍​ ​‍‌‍​‍‌‍‌‍‌‍​ ​ ​ ​ ​‍‌‍‌​​ ‌ ‌‍‌‌​ ‌‌‌‍​‌​ ‌‌​ ​‌​‍‌‌​ ​‍​ ​‍​‍‌‌​ ‌‌‌​‌​​‍ ‍‌‍​ ‌‍‍​‌‍‍‌‌‍ ​‌‍‌​‌ ​‍‌‍‌‌‌‍ ‍​‍‌‌​ ‌‌‌​​‍‌‌ ‌‍‍ ‌‍‌‌‌ ‍‌​‍‌‌​ ​ ‌​‌​​‍‌‌​ ​ ‌​‌​​‍‌‌​ ​‍​ ​‍​ ‍‌​ ​​​ ​‍​ ‍​​ ‌ ​ ‌‍‌‍‌‍​ ​‌‌‍​‍​ ‌ ‌‍‌​‌‍​ ​‍‌‌​ ​‍​ ​‍​‍‌‌​ ‌‌‌​‌​​‍ ‍‌ ‌​‌‍‌‌‌ ‍​‌ ‌​​‍‌‍‌ ​​‌‍‌‌‌ ​‍‌ ​ ‌ ​​‌‍‌‌‌‍​ ‌ ‌​‌‍‍‌‌ ‌‍‌‍‌‌​ ‌‌ ​​‌ ‌‌‌‍​‍‌‍ ​‌‍‍‌‌ ​ ‌‍‍​‌‍‌‌‌‍‌​​‍​‍‌ ‌
Unique receptions​​​​‌ ‍ ​‍​‍‌‍ ‌ ​‍‌‍‍‌‌‍‌ ‌‍‍‌‌‍ ‍​‍​‍​ ‍‍​‍​‍‌ ​ ‌‍​‌‌‍ ‍‌‍‍‌‌ ‌​‌ ‍‌​‍ ‍‌‍‍‌‌‍ ​‍​‍​‍ ​​‍​‍‌‍‍​‌ ​‍‌‍‌‌‌‍‌‍​‍​‍​ ‍‍​‍​‍‌‍‍​‌ ‌​‌ ‌​‌ ​​‌ ​ ​ ‍‍​‍ ​‍ ‌‍​ ‌‍‍​‌‍‌‌‌‍ ​‌ ​ ‌‍‌‌‌‍​‌‌ ​​‌‍‍‌‌‍‌‌‌ ​‍‌ ​ ​‍ ‍‌ ​ ‌‍​‌‌‍ ‍‌‍‍‌‌ ‌​‌ ‍‌​‍ ‍‌ ​ ‌ ‌​‌ ‌‌‌‍‌​‌‍‍‌‌‍ ​‍ ‌‍‍‌‌‍ ‍‌ ‌​‌‍‌‌‌‍ ‍‌ ‌​​‍ ‌‍‌‌‌‍‌​‌‍‍‌‌ ‌​​‍ ‌‍ ‌‌‍ ‌‍‌​‌‍‌‌​ ‌‌ ​​‌ ​‍‌‍‌‌‌ ​ ‌‍‌‌‌‍ ‍‌ ‌​‌‍​‌‌ ‌​‌‍‍‌‌‍ ‌‍ ‍​ ‍ ‌‍‍‌‌‍‌​​ ‌‌‍​‌​ ‌ ‌‍‌‍​ ‌‌​ ‌‍‌‍​‍​ ‍​‌‍‌​​‍ ‌​ ‌‌​ ‌​​ ‌‍​ ​​​‍ ‌​ ‌​​ ‌ ​ ‌‌‌‍‌​​‍ ‌‌‍​‌​ ‌‍‌‍‌‍‌‍‌​​‍ ‌​ ‌​‌‍‌‌​ ‍​​ ‌ ‌‍‌‍‌‍‌​‌‍‌‌​ ‌ ‌‍​‌​ ​​​ ​ ​ ‌‌​ ‍ ‌ ‌​‌ ‍‌‌ ​​‌‍‌‌​ ‌‌ ​​‌‍​‌‌‍‌ ‌‍‌‌​ ‍ ‌ ​​‌‍​‌‌ ‌​‌‍‍​​ ‌‌ ​​‌‍​‌‌‍‌ ‌‍‌‌‌​​‍‌ ‌‌‌‍‍‌‌‍ ​‌‍‌​‌‍‌‌‌ ​‍​‍‌‌​ ‌‌‌​​‍‌‌ ‌‍‍ ‌‍‌‌‌ ‍‌​‍‌‌​ ​ ‌​‌​​‍‌‌​ ​ ‌​‌​​‍‌‌​ ​‍​ ​‍‌‍‌‌‌‍‌‌​ ‌​​ ‍‌​ ​ ​ ‌‌​ ​‌​ ‌​​ ​‍​ ​ ​ ‌ ​ ​​​‍‌‌​ ​‍​ ​‍​‍‌‌​ ‌‌‌​‌​​‍ ‍‌ ‌​‌‍​‌‌‍​‍‌ ​ ​‍‌‌​ ‌‌‌​​‍‌‌ ‌‍‍ ‌‍‌‌‌ ‍‌​‍‌‌​ ​ ‌​‌​​‍‌‌​ ​ ‌​‌​​‍‌‌​ ​‍​ ​‍​ ‌‌​ ‌ ‌‍​‌‌‍​ ​ ​​​ ‌‍​ ​ ​ ‍‌​ ‌‍​ ‍​​ ​​​ ‌​​‍‌‌​ ​‍​ ​‍​‍‌‌​ ‌‌‌​‌​​‍ ‍‌‍​ ‌‍ ‌‍ ‍‌ ‌​‌‍‌‌‌‍ ‍‌ ‌​​‍‌‌​ ‌‌‌​​‍‌‌ ‌‍‍ ‌‍‌‌‌ ‍‌​‍‌‌​ ​ ‌​‌​​‍‌‌​ ​ ‌​‌​​‍‌‌​ ​‍​ ​‍‌‍​ ​ ‌​​ ‍​​ ‍​​ ‍‌‌‍‌​​ ‌​​ ​​​ ‌​​ ​‌​ ‌​​ ​​​‍‌‌​ ​‍​ ​‍​‍‌‌​ ‌‌‌​‌​​‍ ‍‌ ‌​‌‍‍‌‌ ‌​‌‍ ​‌‍‌‌​ ‌‍​‍‌‍​‌‌ ​ ‌‍‌‌‌‌‌‌‌ ​‍‌‍ ​​ ‌‌‍‍​‌ ‌​‌ ‌​‌ ​​‌ ​ ​‍‌‌​ ​ ‌​​‌​‍‌‌​ ​‍‌​‌‍​‍‌‌​ ​‍‌​‌‍‌‍​ ‌‍‍​‌‍‌‌‌‍ ​‌ ​ ‌‍‌‌‌‍​‌‌ ​​‌‍‍‌‌‍‌‌‌ ​‍‌ ​ ​‍ ‍‌ ​ ‌‍​‌‌‍ ‍‌‍‍‌‌ ‌​‌ ‍‌​‍ ‍‌ ​ ‌ ‌​‌ ‌‌‌‍‌​‌‍‍‌‌‍ ​‍‌‍‌‍‍‌‌‍‌​​ ‌‌‍​‌​ ‌ ‌‍‌‍​ ‌‌​ ‌‍‌‍​‍​ ‍​‌‍‌​​‍ ‌​ ‌‌​ ‌​​ ‌‍​ ​​​‍ ‌​ ‌​​ ‌ ​ ‌‌‌‍‌​​‍ ‌‌‍​‌​ ‌‍‌‍‌‍‌‍‌​​‍ ‌​ ‌​‌‍‌‌​ ‍​​ ‌ ‌‍‌‍‌‍‌​‌‍‌‌​ ‌ ‌‍​‌​ ​​​ ​ ​ ‌‌​‍‌‍‌ ‌​‌ ‍‌‌ ​​‌‍‌‌​ ‌‌ ​​‌‍​‌‌‍‌ ‌‍‌‌​‍‌‍‌ ​​‌‍​‌‌ ‌​‌‍‍​​ ‌‌ ​​‌‍​‌‌‍‌ ‌‍‌‌‌​​‍‌ ‌‌‌‍‍‌‌‍ ​‌‍‌​‌‍‌‌‌ ​‍​‍‌‌​ ‌‌‌​​‍‌‌ ‌‍‍ ‌‍‌‌‌ ‍‌​‍‌‌​ ​ ‌​‌​​‍‌‌​ ​ ‌​‌​​‍‌‌​ ​‍​ ​‍‌‍‌‌‌‍‌‌​ ‌​​ ‍‌​ ​ ​ ‌‌​ ​‌​ ‌​​ ​‍​ ​ ​ ‌ ​ ​​​‍‌‌​ ​‍​ ​‍​‍‌‌​ ‌‌‌​‌​​‍ ‍‌ ‌​‌‍​‌‌‍​‍‌ ​ ​‍‌‌​ ‌‌‌​​‍‌‌ ‌‍‍ ‌‍‌‌‌ ‍‌​‍‌‌​ ​ ‌​‌​​‍‌‌​ ​ ‌​‌​​‍‌‌​ ​‍​ ​‍​ ‌‌​ ‌ ‌‍​‌‌‍​ ​ ​​​ ‌‍​ ​ ​ ‍‌​ ‌‍​ ‍​​ ​​​ ‌​​‍‌‌​ ​‍​ ​‍​‍‌‌​ ‌‌‌​‌​​‍ ‍‌‍​ ‌‍ ‌‍ ‍‌ ‌​‌‍‌‌‌‍ ‍‌ ‌​​‍‌‌​ ‌‌‌​​‍‌‌ ‌‍‍ ‌‍‌‌‌ ‍‌​‍‌‌​ ​ ‌​‌​​‍‌‌​ ​ ‌​‌​​‍‌‌​ ​‍​ ​‍‌‍​ ​ ‌​​ ‍​​ ‍​​ ‍‌‌‍‌​​ ‌​​ ​​​ ‌​​ ​‌​ ‌​​ ​​​‍‌‌​ ​‍​ ​‍​‍‌‌​ ‌‌‌​‌​​‍ ‍‌ ‌​‌‍‍‌‌ ‌​‌‍ ​‌‍‌‌​‍‌‍‌ ​​‌‍‌‌‌ ​‍‌ ​ ‌ ​​‌‍‌‌‌‍​ ‌ ‌​‌‍‍‌‌ ‌‍‌‍‌‌​ ‌‌ ​​‌ ‌‌‌‍​‍‌‍ ​‌‍‍‌‌ ​ ‌‍‍​‌‍‌‌‌‍‌​​‍​‍‌ ‌
Chelsea Piers offers a variety of reception and sport facility event spaces in Chelsea and Stamford to host anywhere from 10 to 2,000+ guests. Transforming any space into your vision.​​​​‌ ‍ ​‍​‍‌‍ ‌ ​‍‌‍‍‌‌‍‌ ‌‍‍‌‌‍ ‍​‍​‍​ ‍‍​‍​‍‌ ​ ‌‍​‌‌‍ ‍‌‍‍‌‌ ‌​‌ ‍‌​‍ ‍‌‍‍‌‌‍ ​‍​‍​‍ ​​‍​‍‌‍‍​‌ ​‍‌‍‌‌‌‍‌‍​‍​‍​ ‍‍​‍​‍‌‍‍​‌ ‌​‌ ‌​‌ ​​‌ ​ ​ ‍‍​‍ ​‍ ‌‍​ ‌‍‍​‌‍‌‌‌‍ ​‌ ​ ‌‍‌‌‌‍​‌‌ ​​‌‍‍‌‌‍‌‌‌ ​‍‌ ​ ​‍ ‍‌ ​ ‌‍​‌‌‍ ‍‌‍‍‌‌ ‌​‌ ‍‌​‍ ‍‌ ​ ‌ ‌​‌ ‌‌‌‍‌​‌‍‍‌‌‍ ​‍ ‌‍‍‌‌‍ ‍‌ ‌​‌‍‌‌‌‍ ‍‌ ‌​​‍ ‌‍‌‌‌‍‌​‌‍‍‌‌ ‌​​‍ ‌‍ ‌‌‍ ‌‍‌​‌‍‌‌​ ‌‌ ​​‌ ​‍‌‍‌‌‌ ​ ‌‍‌‌‌‍ ‍‌ ‌​‌‍​‌‌ ‌​‌‍‍‌‌‍ ‌‍ ‍​ ‍ ‌‍‍‌‌‍‌​​ ‌‌‍​‌​ ‌ ‌‍‌‍​ ‌‌​ ‌‍‌‍​‍​ ‍​‌‍‌​​‍ ‌​ ‌‌​ ‌​​ ‌‍​ ​​​‍ ‌​ ‌​​ ‌ ​ ‌‌‌‍‌​​‍ ‌‌‍​‌​ ‌‍‌‍‌‍‌‍‌​​‍ ‌​ ‌​‌‍‌‌​ ‍​​ ‌ ‌‍‌‍‌‍‌​‌‍‌‌​ ‌ ‌‍​‌​ ​​​ ​ ​ ‌‌​ ‍ ‌ ‌​‌ ‍‌‌ ​​‌‍‌‌​ ‌‌ ​​‌‍​‌‌‍‌ ‌‍‌‌​ ‍ ‌ ​​‌‍​‌‌ ‌​‌‍‍​​ ‌‌ ​​‌‍​‌‌‍‌ ‌‍‌‌‌​​‍‌ ‌‌‌‍‍‌‌‍ ​‌‍‌​‌‍‌‌‌ ​‍​‍‌‌​ ‌‌‌​​‍‌‌ ‌‍‍ ‌‍‌‌‌ ‍‌​‍‌‌​ ​ ‌​‌​​‍‌‌​ ​ ‌​‌​​‍‌‌​ ​‍​ ​‍‌‍‌‌‌‍‌‌​ ‌​​ ‍‌​ ​ ​ ‌‌​ ​‌​ ‌​​ ​‍​ ​ ​ ‌ ​ ​​​‍‌‌​ ​‍​ ​‍​‍‌‌​ ‌‌‌​‌​​‍ ‍‌ ‌​‌‍​‌‌‍​‍‌ ​ ​‍‌‌​ ‌‌‌​​‍‌‌ ‌‍‍ ‌‍‌‌‌ ‍‌​‍‌‌​ ​ ‌​‌​​‍‌‌​ ​ ‌​‌​​‍‌‌​ ​‍​ ​‍​ ‌‌​ ‌ ‌‍​‌‌‍​ ​ ​​​ ‌‍​ ​ ​ ‍‌​ ‌‍​ ‍​​ ​​​ ‌​​‍‌‌​ ​‍​ ​‍​‍‌‌​ ‌‌‌​‌​​‍ ‍‌‍​ ‌‍ ‌‍ ‍‌ ‌​‌‍‌‌‌‍ ‍‌ ‌​​‍‌‌​ ‌‌‌​​‍‌‌ ‌‍‍ ‌‍‌‌‌ ‍‌​‍‌‌​ ​ ‌​‌​​‍‌‌​ ​ ‌​‌​​‍‌‌​ ​‍​ ​‍‌‍​ ​ ‌​​ ‍​​ ‍​​ ‍‌‌‍‌​​ ‌​​ ​​​ ‌​​ ​‌​ ‌​​ ​​​‍‌‌​ ​‍​ ​‍​‍‌‌​ ‌‌‌​‌​​‍ ‍‌ ​‍‌‍‍‌‌‍​ ‌‍‍​‌‌‌​‌‍‌‌‌ ‍​‌ ‌​​‍‌‌​ ‌‌‌​​‍‌‌ ‌‍‍ ‌‍‌‌‌ ‍‌​‍‌‌​ ​ ‌​‌​​‍‌‌​ ​ ‌​‌​​‍‌‌​ ​‍​ ​‍‌‍‌​​ ‌ ‌‍​‌​ ‌‍​ ​‍​ ​‍​ ‌‍‌‍‌‍‌‍​‌‌‍‌​‌‍‌‍‌‍​‍​‍‌‌​ ​‍​ ​‍​‍‌‌​ ‌‌‌​‌​​‍ ‍‌‍​ ‌‍‍​‌‍‍‌‌‍ ​‌‍‌​‌ ​‍‌‍‌‌‌‍ ‍​‍‌‌​ ‌‌‌​​‍‌‌ ‌‍‍ ‌‍‌‌‌ ‍‌​‍‌‌​ ​ ‌​‌​​‍‌‌​ ​ ‌​‌​​‍‌‌​ ​‍​ ​‍​ ‌​​ ​‌​ ​‍​ ‌‍‌‍​ ​ ‍​‌‍‌​​ ‌​​ ​ ‌‍​ ​ ‍​​ ‌‍​‍‌‌​ ​‍​ ​‍​‍‌‌​ ‌‌‌​‌​​‍ ‍‌ ‌​‌‍‌‌‌ ‍​‌ ‌​​ ‌‍​‍‌‍​‌‌ ​ ‌‍‌‌‌‌‌‌‌ ​‍‌‍ ​​ ‌‌‍‍​‌ ‌​‌ ‌​‌ ​​‌ ​ ​‍‌‌​ ​ ‌​​‌​‍‌‌​ ​‍‌​‌‍​‍‌‌​ ​‍‌​‌‍‌‍​ ‌‍‍​‌‍‌‌‌‍ ​‌ ​ ‌‍‌‌‌‍​‌‌ ​​‌‍‍‌‌‍‌‌‌ ​‍‌ ​ ​‍ ‍‌ ​ ‌‍​‌‌‍ ‍‌‍‍‌‌ ‌​‌ ‍‌​‍ ‍‌ ​ ‌ ‌​‌ ‌‌‌‍‌​‌‍‍‌‌‍ ​‍‌‍‌‍‍‌‌‍‌​​ ‌‌‍​‌​ ‌ ‌‍‌‍​ ‌‌​ ‌‍‌‍​‍​ ‍​‌‍‌​​‍ ‌​ ‌‌​ ‌​​ ‌‍​ ​​​‍ ‌​ ‌​​ ‌ ​ ‌‌‌‍‌​​‍ ‌‌‍​‌​ ‌‍‌‍‌‍‌‍‌​​‍ ‌​ ‌​‌‍‌‌​ ‍​​ ‌ ‌‍‌‍‌‍‌​‌‍‌‌​ ‌ ‌‍​‌​ ​​​ ​ ​ ‌‌​‍‌‍‌ ‌​‌ ‍‌‌ ​​‌‍‌‌​ ‌‌ ​​‌‍​‌‌‍‌ ‌‍‌‌​‍‌‍‌ ​​‌‍​‌‌ ‌​‌‍‍​​ ‌‌ ​​‌‍​‌‌‍‌ ‌‍‌‌‌​​‍‌ ‌‌‌‍‍‌‌‍ ​‌‍‌​‌‍‌‌‌ ​‍​‍‌‌​ ‌‌‌​​‍‌‌ ‌‍‍ ‌‍‌‌‌ ‍‌​‍‌‌​ ​ ‌​‌​​‍‌‌​ ​ ‌​‌​​‍‌‌​ ​‍​ ​‍‌‍‌‌‌‍‌‌​ ‌​​ ‍‌​ ​ ​ ‌‌​ ​‌​ ‌​​ ​‍​ ​ ​ ‌ ​ ​​​‍‌‌​ ​‍​ ​‍​‍‌‌​ ‌‌‌​‌​​‍ ‍‌ ‌​‌‍​‌‌‍​‍‌ ​ ​‍‌‌​ ‌‌‌​​‍‌‌ ‌‍‍ ‌‍‌‌‌ ‍‌​‍‌‌​ ​ ‌​‌​​‍‌‌​ ​ ‌​‌​​‍‌‌​ ​‍​ ​‍​ ‌‌​ ‌ ‌‍​‌‌‍​ ​ ​​​ ‌‍​ ​ ​ ‍‌​ ‌‍​ ‍​​ ​​​ ‌​​‍‌‌​ ​‍​ ​‍​‍‌‌​ ‌‌‌​‌​​‍ ‍‌‍​ ‌‍ ‌‍ ‍‌ ‌​‌‍‌‌‌‍ ‍‌ ‌​​‍‌‌​ ‌‌‌​​‍‌‌ ‌‍‍ ‌‍‌‌‌ ‍‌​‍‌‌​ ​ ‌​‌​​‍‌‌​ ​ ‌​‌​​‍‌‌​ ​‍​ ​‍‌‍​ ​ ‌​​ ‍​​ ‍​​ ‍‌‌‍‌​​ ‌​​ ​​​ ‌​​ ​‌​ ‌​​ ​​​‍‌‌​ ​‍​ ​‍​‍‌‌​ ‌‌‌​‌​​‍ ‍‌ ​‍‌‍‍‌‌‍​ ‌‍‍​‌‌‌​‌‍‌‌‌ ‍​‌ ‌​​‍‌‌​ ‌‌‌​​‍‌‌ ‌‍‍ ‌‍‌‌‌ ‍‌​‍‌‌​ ​ ‌​‌​​‍‌‌​ ​ ‌​‌​​‍‌‌​ ​‍​ ​‍‌‍‌​​ ‌ ‌‍​‌​ ‌‍​ ​‍​ ​‍​ ‌‍‌‍‌‍‌‍​‌‌‍‌​‌‍‌‍‌‍​‍​‍‌‌​ ​‍​ ​‍​‍‌‌​ ‌‌‌​‌​​‍ ‍‌‍​ ‌‍‍​‌‍‍‌‌‍ ​‌‍‌​‌ ​‍‌‍‌‌‌‍ ‍​‍‌‌​ ‌‌‌​​‍‌‌ ‌‍‍ ‌‍‌‌‌ ‍‌​‍‌‌​ ​ ‌​‌​​‍‌‌​ ​ ‌​‌​​‍‌‌​ ​‍​ ​‍​ ‌​​ ​‌​ ​‍​ ‌‍‌‍​ ​ ‍​‌‍‌​​ ‌​​ ​ ‌‍​ ​ ‍​​ ‌‍​‍‌‌​ ​‍​ ​‍​‍‌‌​ ‌‌‌​‌​​‍ ‍‌ ‌​‌‍‌‌‌ ‍​‌ ‌​​‍‌‍‌ ​​‌‍‌‌‌ ​‍‌ ​ ‌ ​​‌‍‌‌‌‍​ ‌ ‌​‌‍‍‌‌ ‌‍‌‍‌‌​ ‌‌ ​​‌ ‌‌‌‍​‍‌‍ ​‌‍‍‌‌ ​ ‌‍‍​‌‍‌‌‌‍‌​​‍​‍‌ ‌